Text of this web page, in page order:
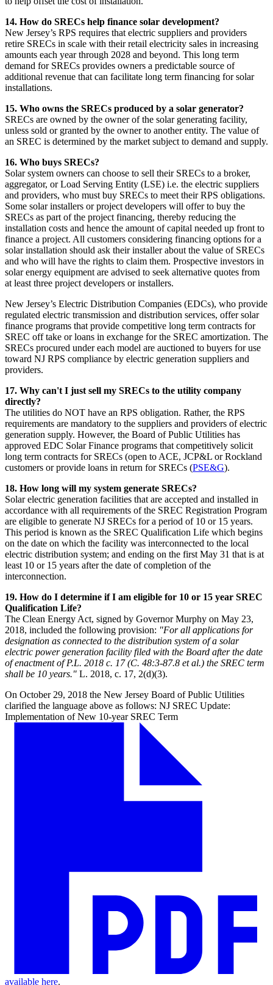
14. How do SRECs help finance solar development?​​​​‌ ‍ ​‍​‍‌‍ ‌ ​‍‌‍‍‌‌‍‌ ‌‍‍‌‌‍ ‍​‍​‍​ ‍‍​‍​‍‌ ​ ‌‍​‌‌‍ ‍‌‍‍‌‌ ‌​‌ ‍‌​‍ ‍‌‍‍‌‌‍ ​‍​‍​‍ ​​‍​‍‌‍‍​‌ ​‍‌‍‌‌‌‍‌‍​‍​‍​ ‍‍​‍​‍‌‍‍​‌ ‌​‌ ‌​‌ ​​​ ‍‍​‍ ​‍ ‌‍ ​‌‍ ‌‍​ ‌‍​‌‌‍ ​‌‍‍​‌‍ ‌ ​ ‌ ‌​​ ‍‍​ ​ ​ ​ ​ ​ ​ ​ ​‍ ‌‍‍‌‌‍ ‍‌ ‌​‌‍‌‌‌‍ ‍‌ ‌​​‍ ‌‍‌‌‌‍‌​‌‍‍‌‌ ‌​​‍ ‌‍ ‌‌‍ ‌‍‌​‌‍‌‌​ ‌‌ ​​‌ ​‍‌‍‌‌‌ ​ ‌‍‌‌‌‍ ‍‌ ‌​‌‍​‌‌ ‌​‌‍‍‌‌‍ ‌‍ ‍​ ‍ ‌‍‍‌‌‍‌​​ ‌​ ​​‌‍‌‍‌‍‌‌​ ​​​ ‌‌​ ​‌‌‍‌‍‌‍‌‌​‍ ‌​ ‌​​ ​‌​ ‍​‌‍‌​​‍ ‌​ ‌​‌‍‌​​ ‌‍​ ‍‌​‍ ‌‌‍​‌​ ​ ​ ‌​‌‍​ ​‍ ‌‌‍‌‌‌‍‌‍​ ‌‍​ ‌​​ ‍​‌‍​ ‌‍‌​​ ‌​​ ​‍​ ​‌‌‍​ ​ ‌‌​ ‍ ‌ ‌​‌ ‍‌‌ ​​‌‍‌‌​ ‌‌‍‍​‌‍‌‌‌‍ ​‌ ​​‌‌‌​‌‍ ‌ ​​‌‍‍‌‌‍​ ​ ‍ ‌ ​​‌‍​‌‌ ‌​‌‍‍​​ ‌‌‍​ ‌‍ ‌‍ ‍‌ ‌​‌‍‌‌‌‍ ‍‌ ‌​​‍‌‌​ ‌‌‌​​‍‌‌ ‌‍‍ ‌‍‌‌‌ ‍‌​‍‌‌​ ​ ‌​‌​​‍‌‌​ ​ ‌​‌​​‍‌‌​ ​‍​ ​‍​ ‍‌​ ‌‍​ ‌​‌‍‌​​ ‌‍​ ​ ​ ‍‌​ ​‍​ ‌‌‌‍​ ‌‍​ ​ ​‍​‍‌‌​ ​‍​ ​‍​‍‌‌​ ‌‌‌​‌​​‍ ‍‌‍​ ‌‍‍​‌‍‍‌‌‍ ​‌‍‌​‌ ​‍‌‍‌‌‌‍ ‍​‍‌‌​ ‌‌‌​​‍‌‌ ‌‍‍ ‌‍‌‌‌ ‍‌​‍‌‌​ ​ ‌​‌​​‍‌‌​ ​ ‌​‌​​‍‌‌​ ​‍​ ​‍‌‍​‌‌‍​ ​ ​​​ ​​‌‍​ ​ ​​​ ​​​ ​‌​ ‌‌​ ‌​‌‍​ ​ ​​​‍‌‌​ ​‍​ ​‍​‍‌‌​ ‌‌‌​‌​​‍ ‍‌ ‌​‌‍‌‌‌ ‍​‌ ‌​​ ‌‍​‍‌‍​‌‌ ​ ‌‍‌‌‌‌‌‌‌ ​‍‌‍ ​​ ‌‌‍‍​‌ ‌​‌ ‌​‌ ​​​‍‌‌​ ​ ‌​​‌​‍‌‌​ ​‍‌​‌‍​‍‌‌​ ​‍‌​‌‍‌‍ ​‌‍ ‌‍​ ‌‍​‌‌‍ ​‌‍‍​‌‍ ‌ ​ ‌ ‌​​‍‌‌​ ​ ‌​​‌​ ​ ​ ​ ​ ​ ​ ​ ​‍‌‍‌‍‍‌‌‍‌​​ ‌​ ​​‌‍‌‍‌‍‌‌​ ​​​ ‌‌​ ​‌‌‍‌‍‌‍‌‌​‍ ‌​ ‌​​ ​‌​ ‍​‌‍‌​​‍ ‌​ ‌​‌‍‌​​ ‌‍​ ‍‌​‍ ‌‌‍​‌​ ​ ​ ‌​‌‍​ ​‍ ‌‌‍‌‌‌‍‌‍​ ‌‍​ ‌​​ ‍​‌‍​ ‌‍‌​​ ‌​​ ​‍​ ​‌‌‍​ ​ ‌‌​‍‌‍‌ ‌​‌ ‍‌‌ ​​‌‍‌‌​ ‌‌‍‍​‌‍‌‌‌‍ ​‌ ​​‌‌‌​‌‍ ‌ ​​‌‍‍‌‌‍​ ​‍‌‍‌ ​​‌‍​‌‌ ‌​‌‍‍​​ ‌‌‍​ ‌‍ ‌‍ ‍‌ ‌​‌‍‌‌‌‍ ‍‌ ‌​​‍‌‌​ ‌‌‌​​‍‌‌ ‌‍‍ ‌‍‌‌‌ ‍‌​‍‌‌​ ​ ‌​‌​​‍‌‌​ ​ ‌​‌​​‍‌‌​ ​‍​ ​‍​ ‍‌​ ‌‍​ ‌​‌‍‌​​ ‌‍​ ​ ​ ‍‌​ ​‍​ ‌‌‌‍​ ‌‍​ ​ ​‍​‍‌‌​ ​‍​ ​‍​‍‌‌​ ‌‌‌​‌​​‍ ‍‌‍​ ‌‍‍​‌‍‍‌‌‍ ​‌‍‌​‌ ​‍‌‍‌‌‌‍ ‍​‍‌‌​ ‌‌‌​​‍‌‌ ‌‍‍ ‌‍‌‌‌ ‍‌​‍‌‌​ ​ ‌​‌​​‍‌‌​ ​ ‌​‌​​‍‌‌​ ​‍​ ​‍‌‍​‌‌‍​ ​ ​​​ ​​‌‍​ ​ ​​​ ​​​ ​‌​ ‌‌​ ‌​‌‍​ ​ ​​​‍‌‌​ ​‍​ ​‍​‍‌‌​ ‌‌‌​‌​​‍ ‍‌ ‌​‌‍‌‌‌ ‍​‌ ‌​​‍‌‍‌ ​​‌‍‌‌‌ ​‍‌ ​ ‌ ​​‌‍‌‌‌‍​ ‌ ‌​‌‍‍‌‌ ‌‍‌‍‌‌​ ‌‌ ​​‌ ‌‌‌‍​‍‌‍ ​‌‍‍‌‌ ​ ‌‍‍​‌‍‌‌‌‍‌​​‍​‍‌ ‌
New Jersey’s RPS requires that electric suppliers and providers
retire SRECs in scale with their retail electricity sales in increasing
amounts each year through 2028 and beyond. This long term
demand for SRECs provides owners a predictable source of
additional revenue that can facilitate long term financing for solar
installations.​​​​‌ ‍ ​‍​‍‌‍ ‌ ​‍‌‍‍‌‌‍‌ ‌‍‍‌‌‍ ‍​‍​‍​ ‍‍​‍​‍‌ ​ ‌‍​‌‌‍ ‍‌‍‍‌‌ ‌​‌ ‍‌​‍ ‍‌‍‍‌‌‍ ​‍​‍​‍ ​​‍​‍‌‍‍​‌ ​‍‌‍‌‌‌‍‌‍​‍​‍​ ‍‍​‍​‍‌‍‍​‌ ‌​‌ ‌​‌ ​​​ ‍‍​‍ ​‍ ‌‍ ​‌‍ ‌‍​ ‌‍​‌‌‍ ​‌‍‍​‌‍ ‌ ​ ‌ ‌​​ ‍‍​ ​ ​ ​ ​ ​ ​ ​ ​‍ ‌‍‍‌‌‍ ‍‌ ‌​‌‍‌‌‌‍ ‍‌ ‌​​‍ ‌‍‌‌‌‍‌​‌‍‍‌‌ ‌​​‍ ‌‍ ‌‌‍ ‌‍‌​‌‍‌‌​ ‌‌ ​​‌ ​‍‌‍‌‌‌ ​ ‌‍‌‌‌‍ ‍‌ ‌​‌‍​‌‌ ‌​‌‍‍‌‌‍ ‌‍ ‍​ ‍ ‌‍‍‌‌‍‌​​ ‌​ ​​‌‍‌‍‌‍‌‌​ ​​​ ‌‌​ ​‌‌‍‌‍‌‍‌‌​‍ ‌​ ‌​​ ​‌​ ‍​‌‍‌​​‍ ‌​ ‌​‌‍‌​​ ‌‍​ ‍‌​‍ ‌‌‍​‌​ ​ ​ ‌​‌‍​ ​‍ ‌‌‍‌‌‌‍‌‍​ ‌‍​ ‌​​ ‍​‌‍​ ‌‍‌​​ ‌​​ ​‍​ ​‌‌‍​ ​ ‌‌​ ‍ ‌ ‌​‌ ‍‌‌ ​​‌‍‌‌​ ‌‌‍‍​‌‍‌‌‌‍ ​‌ ​​‌‌‌​‌‍ ‌ ​​‌‍‍‌‌‍​ ​ ‍ ‌ ​​‌‍​‌‌ ‌​‌‍‍​​ ‌‌‍​ ‌‍ ‌‍ ‍‌ ‌​‌‍‌‌‌‍ ‍‌ ‌​​‍‌‌​ ‌‌‌​​‍‌‌ ‌‍‍ ‌‍‌‌‌ ‍‌​‍‌‌​ ​ ‌​‌​​‍‌‌​ ​ ‌​‌​​‍‌‌​ ​‍​ ​‍​ ‍‌​ ‌‍​ ‌​‌‍‌​​ ‌‍​ ​ ​ ‍‌​ ​‍​ ‌‌‌‍​ ‌‍​ ​ ​‍​‍‌‌​ ​‍​ ​‍​‍‌‌​ ‌‌‌​‌​​‍ ‍‌‍​ ‌‍‍​‌‍‍‌‌‍ ​‌‍‌​‌ ​‍‌‍‌‌‌‍ ‍​‍‌‌​ ‌‌‌​​‍‌‌ ‌‍‍ ‌‍‌‌‌ ‍‌​‍‌‌​ ​ ‌​‌​​‍‌‌​ ​ ‌​‌​​‍‌‌​ ​‍​ ​‍​ ‍‌​ ​ ​ ‌​​ ‌‌​ ​​​ ​‍​ ‌​‌‍​‍​ ‌‌‌‍​‌​ ‌ ​ ​ ​‍‌‌​ ​‍​ ​‍​‍‌‌​ ‌‌‌​‌​​‍ ‍‌ ‌​‌‍‌‌‌ ‍​‌ ‌​​ ‌‍​‍‌‍​‌‌ ​ ‌‍‌‌‌‌‌‌‌ ​‍‌‍ ​​ ‌‌‍‍​‌ ‌​‌ ‌​‌ ​​​‍‌‌​ ​ ‌​​‌​‍‌‌​ ​‍‌​‌‍​‍‌‌​ ​‍‌​‌‍‌‍ ​‌‍ ‌‍​ ‌‍​‌‌‍ ​‌‍‍​‌‍ ‌ ​ ‌ ‌​​‍‌‌​ ​ ‌​​‌​ ​ ​ ​ ​ ​ ​ ​ ​‍‌‍‌‍‍‌‌‍‌​​ ‌​ ​​‌‍‌‍‌‍‌‌​ ​​​ ‌‌​ ​‌‌‍‌‍‌‍‌‌​‍ ‌​ ‌​​ ​‌​ ‍​‌‍‌​​‍ ‌​ ‌​‌‍‌​​ ‌‍​ ‍‌​‍ ‌‌‍​‌​ ​ ​ ‌​‌‍​ ​‍ ‌‌‍‌‌‌‍‌‍​ ‌‍​ ‌​​ ‍​‌‍​ ‌‍‌​​ ‌​​ ​‍​ ​‌‌‍​ ​ ‌‌​‍‌‍‌ ‌​‌ ‍‌‌ ​​‌‍‌‌​ ‌‌‍‍​‌‍‌‌‌‍ ​‌ ​​‌‌‌​‌‍ ‌ ​​‌‍‍‌‌‍​ ​‍‌‍‌ ​​‌‍​‌‌ ‌​‌‍‍​​ ‌‌‍​ ‌‍ ‌‍ ‍‌ ‌​‌‍‌‌‌‍ ‍‌ ‌​​‍‌‌​ ‌‌‌​​‍‌‌ ‌‍‍ ‌‍‌‌‌ ‍‌​‍‌‌​ ​ ‌​‌​​‍‌‌​ ​ ‌​‌​​‍‌‌​ ​‍​ ​‍​ ‍‌​ ‌‍​ ‌​‌‍‌​​ ‌‍​ ​ ​ ‍‌​ ​‍​ ‌‌‌‍​ ‌‍​ ​ ​‍​‍‌‌​ ​‍​ ​‍​‍‌‌​ ‌‌‌​‌​​‍ ‍‌‍​ ‌‍‍​‌‍‍‌‌‍ ​‌‍‌​‌ ​‍‌‍‌‌‌‍ ‍​‍‌‌​ ‌‌‌​​‍‌‌ ‌‍‍ ‌‍‌‌‌ ‍‌​‍‌‌​ ​ ‌​‌​​‍‌‌​ ​ ‌​‌​​‍‌‌​ ​‍​ ​‍​ ‍‌​ ​ ​ ‌​​ ‌‌​ ​​​ ​‍​ ‌​‌‍​‍​ ‌‌‌‍​‌​ ‌ ​ ​ ​‍‌‌​ ​‍​ ​‍​‍‌‌​ ‌‌‌​‌​​‍ ‍‌ ‌​‌‍‌‌‌ ‍​‌ ‌​​‍‌‍‌ ​​‌‍‌‌‌ ​‍‌ ​ ‌ ​​‌‍‌‌‌‍​ ‌ ‌​‌‍‍‌‌ ‌‍‌‍‌‌​ ‌‌ ​​‌ ‌‌‌‍​‍‌‍ ​‌‍‍‌‌ ​ ‌‍‍​‌‍‌‌‌‍‌​​‍​‍‌ ‌
15. Who owns the SRECs produced by a solar generator?​​​​‌ ‍ ​‍​‍‌‍ ‌ ​‍‌‍‍‌‌‍‌ ‌‍‍‌‌‍ ‍​‍​‍​ ‍‍​‍​‍‌ ​ ‌‍​‌‌‍ ‍‌‍‍‌‌ ‌​‌ ‍‌​‍ ‍‌‍‍‌‌‍ ​‍​‍​‍ ​​‍​‍‌‍‍​‌ ​‍‌‍‌‌‌‍‌‍​‍​‍​ ‍‍​‍​‍‌‍‍​‌ ‌​‌ ‌​‌ ​​​ ‍‍​‍ ​‍ ‌‍ ​‌‍ ‌‍​ ‌‍​‌‌‍ ​‌‍‍​‌‍ ‌ ​ ‌ ‌​​ ‍‍​ ​ ​ ​ ​ ​ ​ ​ ​‍ ‌‍‍‌‌‍ ‍‌ ‌​‌‍‌‌‌‍ ‍‌ ‌​​‍ ‌‍‌‌‌‍‌​‌‍‍‌‌ ‌​​‍ ‌‍ ‌‌‍ ‌‍‌​‌‍‌‌​ ‌‌ ​​‌ ​‍‌‍‌‌‌ ​ ‌‍‌‌‌‍ ‍‌ ‌​‌‍​‌‌ ‌​‌‍‍‌‌‍ ‌‍ ‍​ ‍ ‌‍‍‌‌‍‌​​ ‌​ ​​‌‍‌‍‌‍‌‌​ ​​​ ‌‌​ ​‌‌‍‌‍‌‍‌‌​‍ ‌​ ‌​​ ​‌​ ‍​‌‍‌​​‍ ‌​ ‌​‌‍‌​​ ‌‍​ ‍‌​‍ ‌‌‍​‌​ ​ ​ ‌​‌‍​ ​‍ ‌‌‍‌‌‌‍‌‍​ ‌‍​ ‌​​ ‍​‌‍​ ‌‍‌​​ ‌​​ ​‍​ ​‌‌‍​ ​ ‌‌​ ‍ ‌ ‌​‌ ‍‌‌ ​​‌‍‌‌​ ‌‌‍‍​‌‍‌‌‌‍ ​‌ ​​‌‌‌​‌‍ ‌ ​​‌‍‍‌‌‍​ ​ ‍ ‌ ​​‌‍​‌‌ ‌​‌‍‍​​ ‌‌‍​ ‌‍ ‌‍ ‍‌ ‌​‌‍‌‌‌‍ ‍‌ ‌​​‍‌‌​ ‌‌‌​​‍‌‌ ‌‍‍ ‌‍‌‌‌ ‍‌​‍‌‌​ ​ ‌​‌​​‍‌‌​ ​ ‌​‌​​‍‌‌​ ​‍​ ​‍‌‍‌‌​ ​‌​ ‌ ​ ​‌​ ​‌‌‍​‌‌‍‌‍​ ​‌​ ​​‌‍‌​​ ​‌​ ‌‍​‍‌‌​ ​‍​ ​‍​‍‌‌​ ‌‌‌​‌​​‍ ‍‌‍​ ‌‍‍​‌‍‍‌‌‍ ​‌‍‌​‌ ​‍‌‍‌‌‌‍ ‍​‍‌‌​ ‌‌‌​​‍‌‌ ‌‍‍ ‌‍‌‌‌ ‍‌​‍‌‌​ ​ ‌​‌​​‍‌‌​ ​ ‌​‌​​‍‌‌​ ​‍​ ​‍​ ‌‌​ ‍​‌‍‌‌​ ‌‌​ ‍​‌‍​‍‌‍​ ​ ​ ​ ‍‌‌‍‌‍‌‍​‍‌‍‌‍​‍‌‌​ ​‍​ ​‍​‍‌‌​ ‌‌‌​‌​​‍ ‍‌ ‌​‌‍‌‌‌ ‍​‌ ‌​​ ‌‍​‍‌‍​‌‌ ​ ‌‍‌‌‌‌‌‌‌ ​‍‌‍ ​​ ‌‌‍‍​‌ ‌​‌ ‌​‌ ​​​‍‌‌​ ​ ‌​​‌​‍‌‌​ ​‍‌​‌‍​‍‌‌​ ​‍‌​‌‍‌‍ ​‌‍ ‌‍​ ‌‍​‌‌‍ ​‌‍‍​‌‍ ‌ ​ ‌ ‌​​‍‌‌​ ​ ‌​​‌​ ​ ​ ​ ​ ​ ​ ​ ​‍‌‍‌‍‍‌‌‍‌​​ ‌​ ​​‌‍‌‍‌‍‌‌​ ​​​ ‌‌​ ​‌‌‍‌‍‌‍‌‌​‍ ‌​ ‌​​ ​‌​ ‍​‌‍‌​​‍ ‌​ ‌​‌‍‌​​ ‌‍​ ‍‌​‍ ‌‌‍​‌​ ​ ​ ‌​‌‍​ ​‍ ‌‌‍‌‌‌‍‌‍​ ‌‍​ ‌​​ ‍​‌‍​ ‌‍‌​​ ‌​​ ​‍​ ​‌‌‍​ ​ ‌‌​‍‌‍‌ ‌​‌ ‍‌‌ ​​‌‍‌‌​ ‌‌‍‍​‌‍‌‌‌‍ ​‌ ​​‌‌‌​‌‍ ‌ ​​‌‍‍‌‌‍​ ​‍‌‍‌ ​​‌‍​‌‌ ‌​‌‍‍​​ ‌‌‍​ ‌‍ ‌‍ ‍‌ ‌​‌‍‌‌‌‍ ‍‌ ‌​​‍‌‌​ ‌‌‌​​‍‌‌ ‌‍‍ ‌‍‌‌‌ ‍‌​‍‌‌​ ​ ‌​‌​​‍‌‌​ ​ ‌​‌​​‍‌‌​ ​‍​ ​‍‌‍‌‌​ ​‌​ ‌ ​ ​‌​ ​‌‌‍​‌‌‍‌‍​ ​‌​ ​​‌‍‌​​ ​‌​ ‌‍​‍‌‌​ ​‍​ ​‍​‍‌‌​ ‌‌‌​‌​​‍ ‍‌‍​ ‌‍‍​‌‍‍‌‌‍ ​‌‍‌​‌ ​‍‌‍‌‌‌‍ ‍​‍‌‌​ ‌‌‌​​‍‌‌ ‌‍‍ ‌‍‌‌‌ ‍‌​‍‌‌​ ​ ‌​‌​​‍‌‌​ ​ ‌​‌​​‍‌‌​ ​‍​ ​‍​ ‌‌​ ‍​‌‍‌‌​ ‌‌​ ‍​‌‍​‍‌‍​ ​ ​ ​ ‍‌‌‍‌‍‌‍​‍‌‍‌‍​‍‌‌​ ​‍​ ​‍​‍‌‌​ ‌‌‌​‌​​‍ ‍‌ ‌​‌‍‌‌‌ ‍​‌ ‌​​‍‌‍‌ ​​‌‍‌‌‌ ​‍‌ ​ ‌ ​​‌‍‌‌‌‍​ ‌ ‌​‌‍‍‌‌ ‌‍‌‍‌‌​ ‌‌ ​​‌ ‌‌‌‍​‍‌‍ ​‌‍‍‌‌ ​ ‌‍‍​‌‍‌‌‌‍‌​​‍​‍‌ ‌
SRECs are owned by the owner of the solar generating facility,
unless sold or granted by the owner to another entity. The value of
an SREC is determined by the market subject to demand and supply.​​​​‌ ‍ ​‍​‍‌‍ ‌ ​‍‌‍‍‌‌‍‌ ‌‍‍‌‌‍ ‍​‍​‍​ ‍‍​‍​‍‌ ​ ‌‍​‌‌‍ ‍‌‍‍‌‌ ‌​‌ ‍‌​‍ ‍‌‍‍‌‌‍ ​‍​‍​‍ ​​‍​‍‌‍‍​‌ ​‍‌‍‌‌‌‍‌‍​‍​‍​ ‍‍​‍​‍‌‍‍​‌ ‌​‌ ‌​‌ ​​​ ‍‍​‍ ​‍ ‌‍ ​‌‍ ‌‍​ ‌‍​‌‌‍ ​‌‍‍​‌‍ ‌ ​ ‌ ‌​​ ‍‍​ ​ ​ ​ ​ ​ ​ ​ ​‍ ‌‍‍‌‌‍ ‍‌ ‌​‌‍‌‌‌‍ ‍‌ ‌​​‍ ‌‍‌‌‌‍‌​‌‍‍‌‌ ‌​​‍ ‌‍ ‌‌‍ ‌‍‌​‌‍‌‌​ ‌‌ ​​‌ ​‍‌‍‌‌‌ ​ ‌‍‌‌‌‍ ‍‌ ‌​‌‍​‌‌ ‌​‌‍‍‌‌‍ ‌‍ ‍​ ‍ ‌‍‍‌‌‍‌​​ ‌​ ​​‌‍‌‍‌‍‌‌​ ​​​ ‌‌​ ​‌‌‍‌‍‌‍‌‌​‍ ‌​ ‌​​ ​‌​ ‍​‌‍‌​​‍ ‌​ ‌​‌‍‌​​ ‌‍​ ‍‌​‍ ‌‌‍​‌​ ​ ​ ‌​‌‍​ ​‍ ‌‌‍‌‌‌‍‌‍​ ‌‍​ ‌​​ ‍​‌‍​ ‌‍‌​​ ‌​​ ​‍​ ​‌‌‍​ ​ ‌‌​ ‍ ‌ ‌​‌ ‍‌‌ ​​‌‍‌‌​ ‌‌‍‍​‌‍‌‌‌‍ ​‌ ​​‌‌‌​‌‍ ‌ ​​‌‍‍‌‌‍​ ​ ‍ ‌ ​​‌‍​‌‌ ‌​‌‍‍​​ ‌‌‍​ ‌‍ ‌‍ ‍‌ ‌​‌‍‌‌‌‍ ‍‌ ‌​​‍‌‌​ ‌‌‌​​‍‌‌ ‌‍‍ ‌‍‌‌‌ ‍‌​‍‌‌​ ​ ‌​‌​​‍‌‌​ ​ ‌​‌​​‍‌‌​ ​‍​ ​‍‌‍‌‌​ ​‌​ ‌ ​ ​‌​ ​‌‌‍​‌‌‍‌‍​ ​‌​ ​​‌‍‌​​ ​‌​ ‌‍​‍‌‌​ ​‍​ ​‍​‍‌‌​ ‌‌‌​‌​​‍ ‍‌‍​ ‌‍‍​‌‍‍‌‌‍ ​‌‍‌​‌ ​‍‌‍‌‌‌‍ ‍​‍‌‌​ ‌‌‌​​‍‌‌ ‌‍‍ ‌‍‌‌‌ ‍‌​‍‌‌​ ​ ‌​‌​​‍‌‌​ ​ ‌​‌​​‍‌‌​ ​‍​ ​‍‌‍‌​​ ‌​‌‍‌​‌‍​‌​ ‍‌‌‍​‌‌‍​‌‌‍​‌‌‍​‍​ ​‍‌‍​ ​ ‌‍​‍‌‌​ ​‍​ ​‍​‍‌‌​ ‌‌‌​‌​​‍ ‍‌ ‌​‌‍‌‌‌ ‍​‌ ‌​​ ‌‍​‍‌‍​‌‌ ​ ‌‍‌‌‌‌‌‌‌ ​‍‌‍ ​​ ‌‌‍‍​‌ ‌​‌ ‌​‌ ​​​‍‌‌​ ​ ‌​​‌​‍‌‌​ ​‍‌​‌‍​‍‌‌​ ​‍‌​‌‍‌‍ ​‌‍ ‌‍​ ‌‍​‌‌‍ ​‌‍‍​‌‍ ‌ ​ ‌ ‌​​‍‌‌​ ​ ‌​​‌​ ​ ​ ​ ​ ​ ​ ​ ​‍‌‍‌‍‍‌‌‍‌​​ ‌​ ​​‌‍‌‍‌‍‌‌​ ​​​ ‌‌​ ​‌‌‍‌‍‌‍‌‌​‍ ‌​ ‌​​ ​‌​ ‍​‌‍‌​​‍ ‌​ ‌​‌‍‌​​ ‌‍​ ‍‌​‍ ‌‌‍​‌​ ​ ​ ‌​‌‍​ ​‍ ‌‌‍‌‌‌‍‌‍​ ‌‍​ ‌​​ ‍​‌‍​ ‌‍‌​​ ‌​​ ​‍​ ​‌‌‍​ ​ ‌‌​‍‌‍‌ ‌​‌ ‍‌‌ ​​‌‍‌‌​ ‌‌‍‍​‌‍‌‌‌‍ ​‌ ​​‌‌‌​‌‍ ‌ ​​‌‍‍‌‌‍​ ​‍‌‍‌ ​​‌‍​‌‌ ‌​‌‍‍​​ ‌‌‍​ ‌‍ ‌‍ ‍‌ ‌​‌‍‌‌‌‍ ‍‌ ‌​​‍‌‌​ ‌‌‌​​‍‌‌ ‌‍‍ ‌‍‌‌‌ ‍‌​‍‌‌​ ​ ‌​‌​​‍‌‌​ ​ ‌​‌​​‍‌‌​ ​‍​ ​‍‌‍‌‌​ ​‌​ ‌ ​ ​‌​ ​‌‌‍​‌‌‍‌‍​ ​‌​ ​​‌‍‌​​ ​‌​ ‌‍​‍‌‌​ ​‍​ ​‍​‍‌‌​ ‌‌‌​‌​​‍ ‍‌‍​ ‌‍‍​‌‍‍‌‌‍ ​‌‍‌​‌ ​‍‌‍‌‌‌‍ ‍​‍‌‌​ ‌‌‌​​‍‌‌ ‌‍‍ ‌‍‌‌‌ ‍‌​‍‌‌​ ​ ‌​‌​​‍‌‌​ ​ ‌​‌​​‍‌‌​ ​‍​ ​‍‌‍‌​​ ‌​‌‍‌​‌‍​‌​ ‍‌‌‍​‌‌‍​‌‌‍​‌‌‍​‍​ ​‍‌‍​ ​ ‌‍​‍‌‌​ ​‍​ ​‍​‍‌‌​ ‌‌‌​‌​​‍ ‍‌ ‌​‌‍‌‌‌ ‍​‌ ‌​​‍‌‍‌ ​​‌‍‌‌‌ ​‍‌ ​ ‌ ​​‌‍‌‌‌‍​ ‌ ‌​‌‍‍‌‌ ‌‍‌‍‌‌​ ‌‌ ​​‌ ‌‌‌‍​‍‌‍ ​‌‍‍‌‌ ​ ‌‍‍​‌‍‌‌‌‍‌​​‍​‍‌ ‌
16. Who buys SRECs?​​​​‌ ‍ ​‍​‍‌‍ ‌ ​‍‌‍‍‌‌‍‌ ‌‍‍‌‌‍ ‍​‍​‍​ ‍‍​‍​‍‌ ​ ‌‍​‌‌‍ ‍‌‍‍‌‌ ‌​‌ ‍‌​‍ ‍‌‍‍‌‌‍ ​‍​‍​‍ ​​‍​‍‌‍‍​‌ ​‍‌‍‌‌‌‍‌‍​‍​‍​ ‍‍​‍​‍‌‍‍​‌ ‌​‌ ‌​‌ ​​​ ‍‍​‍ ​‍ ‌‍ ​‌‍ ‌‍​ ‌‍​‌‌‍ ​‌‍‍​‌‍ ‌ ​ ‌ ‌​​ ‍‍​ ​ ​ ​ ​ ​ ​ ​ ​‍ ‌‍‍‌‌‍ ‍‌ ‌​‌‍‌‌‌‍ ‍‌ ‌​​‍ ‌‍‌‌‌‍‌​‌‍‍‌‌ ‌​​‍ ‌‍ ‌‌‍ ‌‍‌​‌‍‌‌​ ‌‌ ​​‌ ​‍‌‍‌‌‌ ​ ‌‍‌‌‌‍ ‍‌ ‌​‌‍​‌‌ ‌​‌‍‍‌‌‍ ‌‍ ‍​ ‍ ‌‍‍‌‌‍‌​​ ‌​ ​​‌‍‌‍‌‍‌‌​ ​​​ ‌‌​ ​‌‌‍‌‍‌‍‌‌​‍ ‌​ ‌​​ ​‌​ ‍​‌‍‌​​‍ ‌​ ‌​‌‍‌​​ ‌‍​ ‍‌​‍ ‌‌‍​‌​ ​ ​ ‌​‌‍​ ​‍ ‌‌‍‌‌‌‍‌‍​ ‌‍​ ‌​​ ‍​‌‍​ ‌‍‌​​ ‌​​ ​‍​ ​‌‌‍​ ​ ‌‌​ ‍ ‌ ‌​‌ ‍‌‌ ​​‌‍‌‌​ ‌‌‍‍​‌‍‌‌‌‍ ​‌ ​​‌‌‌​‌‍ ‌ ​​‌‍‍‌‌‍​ ​ ‍ ‌ ​​‌‍​‌‌ ‌​‌‍‍​​ ‌‌‍​ ‌‍ ‌‍ ‍‌ ‌​‌‍‌‌‌‍ ‍‌ ‌​​‍‌‌​ ‌‌‌​​‍‌‌ ‌‍‍ ‌‍‌‌‌ ‍‌​‍‌‌​ ​ ‌​‌​​‍‌‌​ ​ ‌​‌​​‍‌‌​ ​‍​ ​‍​ ‍‌​ ​​‌‍​‌​ ‍​​ ​‌‌‍​‍​ ‌‌​ ‌‍‌‍​ ​ ‍​​ ‍​‌‍​ ​‍‌‌​ ​‍​ ​‍​‍‌‌​ ‌‌‌​‌​​‍ ‍‌‍​ ‌‍‍​‌‍‍‌‌‍ ​‌‍‌​‌ ​‍‌‍‌‌‌‍ ‍​‍‌‌​ ‌‌‌​​‍‌‌ ‌‍‍ ‌‍‌‌‌ ‍‌​‍‌‌​ ​ ‌​‌​​‍‌‌​ ​ ‌​‌​​‍‌‌​ ​‍​ ​‍‌‍‌​​ ​ ​ ‍​​ ‍‌‌‍‌‍​ ‌​​ ‌‌‌‍​‌‌‍​‍‌‍‌‍‌‍‌​‌‍‌‌​‍‌‌​ ​‍​ ​‍​‍‌‌​ ‌‌‌​‌​​‍ ‍‌ ‌​‌‍‌‌‌ ‍​‌ ‌​​ ‌‍​‍‌‍​‌‌ ​ ‌‍‌‌‌‌‌‌‌ ​‍‌‍ ​​ ‌‌‍‍​‌ ‌​‌ ‌​‌ ​​​‍‌‌​ ​ ‌​​‌​‍‌‌​ ​‍‌​‌‍​‍‌‌​ ​‍‌​‌‍‌‍ ​‌‍ ‌‍​ ‌‍​‌‌‍ ​‌‍‍​‌‍ ‌ ​ ‌ ‌​​‍‌‌​ ​ ‌​​‌​ ​ ​ ​ ​ ​ ​ ​ ​‍‌‍‌‍‍‌‌‍‌​​ ‌​ ​​‌‍‌‍‌‍‌‌​ ​​​ ‌‌​ ​‌‌‍‌‍‌‍‌‌​‍ ‌​ ‌​​ ​‌​ ‍​‌‍‌​​‍ ‌​ ‌​‌‍‌​​ ‌‍​ ‍‌​‍ ‌‌‍​‌​ ​ ​ ‌​‌‍​ ​‍ ‌‌‍‌‌‌‍‌‍​ ‌‍​ ‌​​ ‍​‌‍​ ‌‍‌​​ ‌​​ ​‍​ ​‌‌‍​ ​ ‌‌​‍‌‍‌ ‌​‌ ‍‌‌ ​​‌‍‌‌​ ‌‌‍‍​‌‍‌‌‌‍ ​‌ ​​‌‌‌​‌‍ ‌ ​​‌‍‍‌‌‍​ ​‍‌‍‌ ​​‌‍​‌‌ ‌​‌‍‍​​ ‌‌‍​ ‌‍ ‌‍ ‍‌ ‌​‌‍‌‌‌‍ ‍‌ ‌​​‍‌‌​ ‌‌‌​​‍‌‌ ‌‍‍ ‌‍‌‌‌ ‍‌​‍‌‌​ ​ ‌​‌​​‍‌‌​ ​ ‌​‌​​‍‌‌​ ​‍​ ​‍​ ‍‌​ ​​‌‍​‌​ ‍​​ ​‌‌‍​‍​ ‌‌​ ‌‍‌‍​ ​ ‍​​ ‍​‌‍​ ​‍‌‌​ ​‍​ ​‍​‍‌‌​ ‌‌‌​‌​​‍ ‍‌‍​ ‌‍‍​‌‍‍‌‌‍ ​‌‍‌​‌ ​‍‌‍‌‌‌‍ ‍​‍‌‌​ ‌‌‌​​‍‌‌ ‌‍‍ ‌‍‌‌‌ ‍‌​‍‌‌​ ​ ‌​‌​​‍‌‌​ ​ ‌​‌​​‍‌‌​ ​‍​ ​‍‌‍‌​​ ​ ​ ‍​​ ‍‌‌‍‌‍​ ‌​​ ‌‌‌‍​‌‌‍​‍‌‍‌‍‌‍‌​‌‍‌‌​‍‌‌​ ​‍​ ​‍​‍‌‌​ ‌‌‌​‌​​‍ ‍‌ ‌​‌‍‌‌‌ ‍​‌ ‌​​‍‌‍‌ ​​‌‍‌‌‌ ​‍‌ ​ ‌ ​​‌‍‌‌‌‍​ ‌ ‌​‌‍‍‌‌ ‌‍‌‍‌‌​ ‌‌ ​​‌ ‌‌‌‍​‍‌‍ ​‌‍‍‌‌ ​ ‌‍‍​‌‍‌‌‌‍‌​​‍​‍‌ ‌
Solar system owners can choose to sell their SRECs to a broker,
aggregator, or Load Serving Entity (LSE) i.e. the electric suppliers
and providers, who must buy SRECs to meet their RPS obligations.
Some solar installers or project developers will offer to buy the
SRECs as part of the project financing, thereby reducing the
installation costs and hence the amount of capital needed up front to
finance a project. All customers considering financing options for a
solar installation should ask their installer about the value of SRECs
and who will have the rights to claim them. Prospective investors in
solar energy equipment are advised to seek alternative quotes from
at least three project developers or installers. ​​​​‌ ‍ ​‍​‍‌‍ ‌ ​‍‌‍‍‌‌‍‌ ‌‍‍‌‌‍ ‍​‍​‍​ ‍‍​‍​‍‌ ​ ‌‍​‌‌‍ ‍‌‍‍‌‌ ‌​‌ ‍‌​‍ ‍‌‍‍‌‌‍ ​‍​‍​‍ ​​‍​‍‌‍‍​‌ ​‍‌‍‌‌‌‍‌‍​‍​‍​ ‍‍​‍​‍‌‍‍​‌ ‌​‌ ‌​‌ ​​​ ‍‍​‍ ​‍ ‌‍ ​‌‍ ‌‍​ ‌‍​‌‌‍ ​‌‍‍​‌‍ ‌ ​ ‌ ‌​​ ‍‍​ ​ ​ ​ ​ ​ ​ ​ ​‍ ‌‍‍‌‌‍ ‍‌ ‌​‌‍‌‌‌‍ ‍‌ ‌​​‍ ‌‍‌‌‌‍‌​‌‍‍‌‌ ‌​​‍ ‌‍ ‌‌‍ ‌‍‌​‌‍‌‌​ ‌‌ ​​‌ ​‍‌‍‌‌‌ ​ ‌‍‌‌‌‍ ‍‌ ‌​‌‍​‌‌ ‌​‌‍‍‌‌‍ ‌‍ ‍​ ‍ ‌‍‍‌‌‍‌​​ ‌​ ​​‌‍‌‍‌‍‌‌​ ​​​ ‌‌​ ​‌‌‍‌‍‌‍‌‌​‍ ‌​ ‌​​ ​‌​ ‍​‌‍‌​​‍ ‌​ ‌​‌‍‌​​ ‌‍​ ‍‌​‍ ‌‌‍​‌​ ​ ​ ‌​‌‍​ ​‍ ‌‌‍‌‌‌‍‌‍​ ‌‍​ ‌​​ ‍​‌‍​ ‌‍‌​​ ‌​​ ​‍​ ​‌‌‍​ ​ ‌‌​ ‍ ‌ ‌​‌ ‍‌‌ ​​‌‍‌‌​ ‌‌‍‍​‌‍‌‌‌‍ ​‌ ​​‌‌‌​‌‍ ‌ ​​‌‍‍‌‌‍​ ​ ‍ ‌ ​​‌‍​‌‌ ‌​‌‍‍​​ ‌‌‍​ ‌‍ ‌‍ ‍‌ ‌​‌‍‌‌‌‍ ‍‌ ‌​​‍‌‌​ ‌‌‌​​‍‌‌ ‌‍‍ ‌‍‌‌‌ ‍‌​‍‌‌​ ​ ‌​‌​​‍‌‌​ ​ ‌​‌​​‍‌‌​ ​‍​ ​‍​ ‍‌​ ​​‌‍​‌​ ‍​​ ​‌‌‍​‍​ ‌‌​ ‌‍‌‍​ ​ ‍​​ ‍​‌‍​ ​‍‌‌​ ​‍​ ​‍​‍‌‌​ ‌‌‌​‌​​‍ ‍‌‍​ ‌‍‍​‌‍‍‌‌‍ ​‌‍‌​‌ ​‍‌‍‌‌‌‍ ‍​‍‌‌​ ‌‌‌​​‍‌‌ ‌‍‍ ‌‍‌‌‌ ‍‌​‍‌‌​ ​ ‌​‌​​‍‌‌​ ​ ‌​‌​​‍‌‌​ ​‍​ ​‍​ ‌​​ ​ ​ ‌‍​ ‌​​ ‍‌​ ‌‌​ ‍​‌‍​ ‌‍‌‍​ ‌​​ ‌‍​ ‍​​‍‌‌​ ​‍​ ​‍​‍‌‌​ ‌‌‌​‌​​‍ ‍‌ ‌​‌‍‌‌‌ ‍​‌ ‌​​ ‌‍​‍‌‍​‌‌ ​ ‌‍‌‌‌‌‌‌‌ ​‍‌‍ ​​ ‌‌‍‍​‌ ‌​‌ ‌​‌ ​​​‍‌‌​ ​ ‌​​‌​‍‌‌​ ​‍‌​‌‍​‍‌‌​ ​‍‌​‌‍‌‍ ​‌‍ ‌‍​ ‌‍​‌‌‍ ​‌‍‍​‌‍ ‌ ​ ‌ ‌​​‍‌‌​ ​ ‌​​‌​ ​ ​ ​ ​ ​ ​ ​ ​‍‌‍‌‍‍‌‌‍‌​​ ‌​ ​​‌‍‌‍‌‍‌‌​ ​​​ ‌‌​ ​‌‌‍‌‍‌‍‌‌​‍ ‌​ ‌​​ ​‌​ ‍​‌‍‌​​‍ ‌​ ‌​‌‍‌​​ ‌‍​ ‍‌​‍ ‌‌‍​‌​ ​ ​ ‌​‌‍​ ​‍ ‌‌‍‌‌‌‍‌‍​ ‌‍​ ‌​​ ‍​‌‍​ ‌‍‌​​ ‌​​ ​‍​ ​‌‌‍​ ​ ‌‌​‍‌‍‌ ‌​‌ ‍‌‌ ​​‌‍‌‌​ ‌‌‍‍​‌‍‌‌‌‍ ​‌ ​​‌‌‌​‌‍ ‌ ​​‌‍‍‌‌‍​ ​‍‌‍‌ ​​‌‍​‌‌ ‌​‌‍‍​​ ‌‌‍​ ‌‍ ‌‍ ‍‌ ‌​‌‍‌‌‌‍ ‍‌ ‌​​‍‌‌​ ‌‌‌​​‍‌‌ ‌‍‍ ‌‍‌‌‌ ‍‌​‍‌‌​ ​ ‌​‌​​‍‌‌​ ​ ‌​‌​​‍‌‌​ ​‍​ ​‍​ ‍‌​ ​​‌‍​‌​ ‍​​ ​‌‌‍​‍​ ‌‌​ ‌‍‌‍​ ​ ‍​​ ‍​‌‍​ ​‍‌‌​ ​‍​ ​‍​‍‌‌​ ‌‌‌​‌​​‍ ‍‌‍​ ‌‍‍​‌‍‍‌‌‍ ​‌‍‌​‌ ​‍‌‍‌‌‌‍ ‍​‍‌‌​ ‌‌‌​​‍‌‌ ‌‍‍ ‌‍‌‌‌ ‍‌​‍‌‌​ ​ ‌​‌​​‍‌‌​ ​ ‌​‌​​‍‌‌​ ​‍​ ​‍​ ‌​​ ​ ​ ‌‍​ ‌​​ ‍‌​ ‌‌​ ‍​‌‍​ ‌‍‌‍​ ‌​​ ‌‍​ ‍​​‍‌‌​ ​‍​ ​‍​‍‌‌​ ‌‌‌​‌​​‍ ‍‌ ‌​‌‍‌‌‌ ‍​‌ ‌​​‍‌‍‌ ​​‌‍‌‌‌ ​‍‌ ​ ‌ ​​‌‍‌‌‌‍​ ‌ ‌​‌‍‍‌‌ ‌‍‌‍‌‌​ ‌‌ ​​‌ ‌‌‌‍​‍‌‍ ​‌‍‍‌‌ ​ ‌‍‍​‌‍‌‌‌‍‌​​‍​‍‌ ‌
New Jersey’s Electric Distribution Companies (EDCs), who provide
regulated electric transmission and distribution services, offer solar
finance programs that provide competitive long term contracts for
SREC off take or loans in exchange for the SREC amortization. The
SRECs procured under each model are auctioned to buyers for use
toward NJ RPS compliance by electric generation suppliers and
providers.​​​​‌ ‍ ​‍​‍‌‍ ‌ ​‍‌‍‍‌‌‍‌ ‌‍‍‌‌‍ ‍​‍​‍​ ‍‍​‍​‍‌ ​ ‌‍​‌‌‍ ‍‌‍‍‌‌ ‌​‌ ‍‌​‍ ‍‌‍‍‌‌‍ ​‍​‍​‍ ​​‍​‍‌‍‍​‌ ​‍‌‍‌‌‌‍‌‍​‍​‍​ ‍‍​‍​‍‌‍‍​‌ ‌​‌ ‌​‌ ​​​ ‍‍​‍ ​‍ ‌‍ ​‌‍ ‌‍​ ‌‍​‌‌‍ ​‌‍‍​‌‍ ‌ ​ ‌ ‌​​ ‍‍​ ​ ​ ​ ​ ​ ​ ​ ​‍ ‌‍‍‌‌‍ ‍‌ ‌​‌‍‌‌‌‍ ‍‌ ‌​​‍ ‌‍‌‌‌‍‌​‌‍‍‌‌ ‌​​‍ ‌‍ ‌‌‍ ‌‍‌​‌‍‌‌​ ‌‌ ​​‌ ​‍‌‍‌‌‌ ​ ‌‍‌‌‌‍ ‍‌ ‌​‌‍​‌‌ ‌​‌‍‍‌‌‍ ‌‍ ‍​ ‍ ‌‍‍‌‌‍‌​​ ‌​ ​​‌‍‌‍‌‍‌‌​ ​​​ ‌‌​ ​‌‌‍‌‍‌‍‌‌​‍ ‌​ ‌​​ ​‌​ ‍​‌‍‌​​‍ ‌​ ‌​‌‍‌​​ ‌‍​ ‍‌​‍ ‌‌‍​‌​ ​ ​ ‌​‌‍​ ​‍ ‌‌‍‌‌‌‍‌‍​ ‌‍​ ‌​​ ‍​‌‍​ ‌‍‌​​ ‌​​ ​‍​ ​‌‌‍​ ​ ‌‌​ ‍ ‌ ‌​‌ ‍‌‌ ​​‌‍‌‌​ ‌‌‍‍​‌‍‌‌‌‍ ​‌ ​​‌‌‌​‌‍ ‌ ​​‌‍‍‌‌‍​ ​ ‍ ‌ ​​‌‍​‌‌ ‌​‌‍‍​​ ‌‌‍​ ‌‍ ‌‍ ‍‌ ‌​‌‍‌‌‌‍ ‍‌ ‌​​‍‌‌​ ‌‌‌​​‍‌‌ ‌‍‍ ‌‍‌‌‌ ‍‌​‍‌‌​ ​ ‌​‌​​‍‌‌​ ​ ‌​‌​​‍‌‌​ ​‍​ ​‍​ ‌​​ ‍‌​ ​‌‌‍​‍​ ​​​ ​​‌‍​‍​ ​ ​ ​‌‌‍‌‌​ ​​​ ‍​​‍‌‌​ ​‍​ ​‍​‍‌‌​ ‌‌‌​‌​​‍ ‍‌‍​ ‌‍‍​‌‍‍‌‌‍ ​‌‍‌​‌ ​‍‌‍‌‌‌‍ ‍​‍‌‌​ ‌‌‌​​‍‌‌ ‌‍‍ ‌‍‌‌‌ ‍‌​‍‌‌​ ​ ‌​‌​​‍‌‌​ ​ ‌​‌​​‍‌‌​ ​‍​ ​‍​ ‌​​ ‌‌‌‍​ ‌‍​ ​ ‌‌‌‍‌‌​ ‍‌​ ​​​ ​‌​ ‍​​ ‌ ​ ‍​​‍‌‌​ ​‍​ ​‍​‍‌‌​ ‌‌‌​‌​​‍ ‍‌ ‌​‌‍‌‌‌ ‍​‌ ‌​​ ‌‍​‍‌‍​‌‌ ​ ‌‍‌‌‌‌‌‌‌ ​‍‌‍ ​​ ‌‌‍‍​‌ ‌​‌ ‌​‌ ​​​‍‌‌​ ​ ‌​​‌​‍‌‌​ ​‍‌​‌‍​‍‌‌​ ​‍‌​‌‍‌‍ ​‌‍ ‌‍​ ‌‍​‌‌‍ ​‌‍‍​‌‍ ‌ ​ ‌ ‌​​‍‌‌​ ​ ‌​​‌​ ​ ​ ​ ​ ​ ​ ​ ​‍‌‍‌‍‍‌‌‍‌​​ ‌​ ​​‌‍‌‍‌‍‌‌​ ​​​ ‌‌​ ​‌‌‍‌‍‌‍‌‌​‍ ‌​ ‌​​ ​‌​ ‍​‌‍‌​​‍ ‌​ ‌​‌‍‌​​ ‌‍​ ‍‌​‍ ‌‌‍​‌​ ​ ​ ‌​‌‍​ ​‍ ‌‌‍‌‌‌‍‌‍​ ‌‍​ ‌​​ ‍​‌‍​ ‌‍‌​​ ‌​​ ​‍​ ​‌‌‍​ ​ ‌‌​‍‌‍‌ ‌​‌ ‍‌‌ ​​‌‍‌‌​ ‌‌‍‍​‌‍‌‌‌‍ ​‌ ​​‌‌‌​‌‍ ‌ ​​‌‍‍‌‌‍​ ​‍‌‍‌ ​​‌‍​‌‌ ‌​‌‍‍​​ ‌‌‍​ ‌‍ ‌‍ ‍‌ ‌​‌‍‌‌‌‍ ‍‌ ‌​​‍‌‌​ ‌‌‌​​‍‌‌ ‌‍‍ ‌‍‌‌‌ ‍‌​‍‌‌​ ​ ‌​‌​​‍‌‌​ ​ ‌​‌​​‍‌‌​ ​‍​ ​‍​ ‌​​ ‍‌​ ​‌‌‍​‍​ ​​​ ​​‌‍​‍​ ​ ​ ​‌‌‍‌‌​ ​​​ ‍​​‍‌‌​ ​‍​ ​‍​‍‌‌​ ‌‌‌​‌​​‍ ‍‌‍​ ‌‍‍​‌‍‍‌‌‍ ​‌‍‌​‌ ​‍‌‍‌‌‌‍ ‍​‍‌‌​ ‌‌‌​​‍‌‌ ‌‍‍ ‌‍‌‌‌ ‍‌​‍‌‌​ ​ ‌​‌​​‍‌‌​ ​ ‌​‌​​‍‌‌​ ​‍​ ​‍​ ‌​​ ‌‌‌‍​ ‌‍​ ​ ‌‌‌‍‌‌​ ‍‌​ ​​​ ​‌​ ‍​​ ‌ ​ ‍​​‍‌‌​ ​‍​ ​‍​‍‌‌​ ‌‌‌​‌​​‍ ‍‌ ‌​‌‍‌‌‌ ‍​‌ ‌​​‍‌‍‌ ​​‌‍‌‌‌ ​‍‌ ​ ‌ ​​‌‍‌‌‌‍​ ‌ ‌​‌‍‍‌‌ ‌‍‌‍‌‌​ ‌‌ ​​‌ ‌‌‌‍​‍‌‍ ​‌‍‍‌‌ ​ ‌‍‍​‌‍‌‌‌‍‌​​‍​‍‌ ‌
17. Why can't I just sell my SRECs to the utility company
directly?​​​​‌ ‍ ​‍​‍‌‍ ‌ ​‍‌‍‍‌‌‍‌ ‌‍‍‌‌‍ ‍​‍​‍​ ‍‍​‍​‍‌ ​ ‌‍​‌‌‍ ‍‌‍‍‌‌ ‌​‌ ‍‌​‍ ‍‌‍‍‌‌‍ ​‍​‍​‍ ​​‍​‍‌‍‍​‌ ​‍‌‍‌‌‌‍‌‍​‍​‍​ ‍‍​‍​‍‌‍‍​‌ ‌​‌ ‌​‌ ​​​ ‍‍​‍ ​‍ ‌‍ ​‌‍ ‌‍​ ‌‍​‌‌‍ ​‌‍‍​‌‍ ‌ ​ ‌ ‌​​ ‍‍​ ​ ​ ​ ​ ​ ​ ​ ​‍ ‌‍‍‌‌‍ ‍‌ ‌​‌‍‌‌‌‍ ‍‌ ‌​​‍ ‌‍‌‌‌‍‌​‌‍‍‌‌ ‌​​‍ ‌‍ ‌‌‍ ‌‍‌​‌‍‌‌​ ‌‌ ​​‌ ​‍‌‍‌‌‌ ​ ‌‍‌‌‌‍ ‍‌ ‌​‌‍​‌‌ ‌​‌‍‍‌‌‍ ‌‍ ‍​ ‍ ‌‍‍‌‌‍‌​​ ‌​ ​​‌‍‌‍‌‍‌‌​ ​​​ ‌‌​ ​‌‌‍‌‍‌‍‌‌​‍ ‌​ ‌​​ ​‌​ ‍​‌‍‌​​‍ ‌​ ‌​‌‍‌​​ ‌‍​ ‍‌​‍ ‌‌‍​‌​ ​ ​ ‌​‌‍​ ​‍ ‌‌‍‌‌‌‍‌‍​ ‌‍​ ‌​​ ‍​‌‍​ ‌‍‌​​ ‌​​ ​‍​ ​‌‌‍​ ​ ‌‌​ ‍ ‌ ‌​‌ ‍‌‌ ​​‌‍‌‌​ ‌‌‍‍​‌‍‌‌‌‍ ​‌ ​​‌‌‌​‌‍ ‌ ​​‌‍‍‌‌‍​ ​ ‍ ‌ ​​‌‍​‌‌ ‌​‌‍‍​​ ‌‌‍​ ‌‍ ‌‍ ‍‌ ‌​‌‍‌‌‌‍ ‍‌ ‌​​‍‌‌​ ‌‌‌​​‍‌‌ ‌‍‍ ‌‍‌‌‌ ‍‌​‍‌‌​ ​ ‌​‌​​‍‌‌​ ​ ‌​‌​​‍‌‌​ ​‍​ ​‍‌‍‌​‌‍‌‍​ ‍‌​ ‌​​ ‍​‌‍‌‌​ ​‌​ ‌​​ ​ ​ ​‌​ ‌​‌‍​‌​‍‌‌​ ​‍​ ​‍​‍‌‌​ ‌‌‌​‌​​‍ ‍‌‍​ ‌‍‍​‌‍‍‌‌‍ ​‌‍‌​‌ ​‍‌‍‌‌‌‍ ‍​‍‌‌​ ‌‌‌​​‍‌‌ ‌‍‍ ‌‍‌‌‌ ‍‌​‍‌‌​ ​ ‌​‌​​‍‌‌​ ​ ‌​‌​​‍‌‌​ ​‍​ ​‍​ ​​​ ‌​‌‍​‌‌‍​‍‌‍‌‌‌‍‌​​ ​‌​ ​‍​ ​ ​ ‌ ​ ​ ​ ‌ ​‍‌‌​ ​‍​ ​‍​‍‌‌​ ‌‌‌​‌​​‍ ‍‌ ‌​‌‍‌‌‌ ‍​‌ ‌​​ ‌‍​‍‌‍​‌‌ ​ ‌‍‌‌‌‌‌‌‌ ​‍‌‍ ​​ ‌‌‍‍​‌ ‌​‌ ‌​‌ ​​​‍‌‌​ ​ ‌​​‌​‍‌‌​ ​‍‌​‌‍​‍‌‌​ ​‍‌​‌‍‌‍ ​‌‍ ‌‍​ ‌‍​‌‌‍ ​‌‍‍​‌‍ ‌ ​ ‌ ‌​​‍‌‌​ ​ ‌​​‌​ ​ ​ ​ ​ ​ ​ ​ ​‍‌‍‌‍‍‌‌‍‌​​ ‌​ ​​‌‍‌‍‌‍‌‌​ ​​​ ‌‌​ ​‌‌‍‌‍‌‍‌‌​‍ ‌​ ‌​​ ​‌​ ‍​‌‍‌​​‍ ‌​ ‌​‌‍‌​​ ‌‍​ ‍‌​‍ ‌‌‍​‌​ ​ ​ ‌​‌‍​ ​‍ ‌‌‍‌‌‌‍‌‍​ ‌‍​ ‌​​ ‍​‌‍​ ‌‍‌​​ ‌​​ ​‍​ ​‌‌‍​ ​ ‌‌​‍‌‍‌ ‌​‌ ‍‌‌ ​​‌‍‌‌​ ‌‌‍‍​‌‍‌‌‌‍ ​‌ ​​‌‌‌​‌‍ ‌ ​​‌‍‍‌‌‍​ ​‍‌‍‌ ​​‌‍​‌‌ ‌​‌‍‍​​ ‌‌‍​ ‌‍ ‌‍ ‍‌ ‌​‌‍‌‌‌‍ ‍‌ ‌​​‍‌‌​ ‌‌‌​​‍‌‌ ‌‍‍ ‌‍‌‌‌ ‍‌​‍‌‌​ ​ ‌​‌​​‍‌‌​ ​ ‌​‌​​‍‌‌​ ​‍​ ​‍‌‍‌​‌‍‌‍​ ‍‌​ ‌​​ ‍​‌‍‌‌​ ​‌​ ‌​​ ​ ​ ​‌​ ‌​‌‍​‌​‍‌‌​ ​‍​ ​‍​‍‌‌​ ‌‌‌​‌​​‍ ‍‌‍​ ‌‍‍​‌‍‍‌‌‍ ​‌‍‌​‌ ​‍‌‍‌‌‌‍ ‍​‍‌‌​ ‌‌‌​​‍‌‌ ‌‍‍ ‌‍‌‌‌ ‍‌​‍‌‌​ ​ ‌​‌​​‍‌‌​ ​ ‌​‌​​‍‌‌​ ​‍​ ​‍​ ​​​ ‌​‌‍​‌‌‍​‍‌‍‌‌‌‍‌​​ ​‌​ ​‍​ ​ ​ ‌ ​ ​ ​ ‌ ​‍‌‌​ ​‍​ ​‍​‍‌‌​ ‌‌‌​‌​​‍ ‍‌ ‌​‌‍‌‌‌ ‍​‌ ‌​​‍‌‍‌ ​​‌‍‌‌‌ ​‍‌ ​ ‌ ​​‌‍‌‌‌‍​ ‌ ‌​‌‍‍‌‌ ‌‍‌‍‌‌​ ‌‌ ​​‌ ‌‌‌‍​‍‌‍ ​‌‍‍‌‌ ​ ‌‍‍​‌‍‌‌‌‍‌​​‍​‍‌ ‌
The utilities do NOT have an RPS obligation. Rather, the RPS
requirements are mandatory to the suppliers and providers of electric
generation supply. However, the Board of Public Utilities has
approved EDC Solar Finance programs that competitively solicit
long term contracts for SRECs (open to ACE, JCP&L or Rockland
customers or provide loans in return for SRECs (​​​​‌ ‍ ​‍​‍‌‍ ‌ ​‍‌‍‍‌‌‍‌ ‌‍‍‌‌‍ ‍​‍​‍​ ‍‍​‍​‍‌ ​ ‌‍​‌‌‍ ‍‌‍‍‌‌ ‌​‌ ‍‌​‍ ‍‌‍‍‌‌‍ ​‍​‍​‍ ​​‍​‍‌‍‍​‌ ​‍‌‍‌‌‌‍‌‍​‍​‍​ ‍‍​‍​‍‌‍‍​‌ ‌​‌ ‌​‌ ​​​ ‍‍​‍ ​‍ ‌‍ ​‌‍ ‌‍​ ‌‍​‌‌‍ ​‌‍‍​‌‍ ‌ ​ ‌ ‌​​ ‍‍​ ​ ​ ​ ​ ​ ​ ​ ​‍ ‌‍‍‌‌‍ ‍‌ ‌​‌‍‌‌‌‍ ‍‌ ‌​​‍ ‌‍‌‌‌‍‌​‌‍‍‌‌ ‌​​‍ ‌‍ ‌‌‍ ‌‍‌​‌‍‌‌​ ‌‌ ​​‌ ​‍‌‍‌‌‌ ​ ‌‍‌‌‌‍ ‍‌ ‌​‌‍​‌‌ ‌​‌‍‍‌‌‍ ‌‍ ‍​ ‍ ‌‍‍‌‌‍‌​​ ‌​ ​​‌‍‌‍‌‍‌‌​ ​​​ ‌‌​ ​‌‌‍‌‍‌‍‌‌​‍ ‌​ ‌​​ ​‌​ ‍​‌‍‌​​‍ ‌​ ‌​‌‍‌​​ ‌‍​ ‍‌​‍ ‌‌‍​‌​ ​ ​ ‌​‌‍​ ​‍ ‌‌‍‌‌‌‍‌‍​ ‌‍​ ‌​​ ‍​‌‍​ ‌‍‌​​ ‌​​ ​‍​ ​‌‌‍​ ​ ‌‌​ ‍ ‌ ‌​‌ ‍‌‌ ​​‌‍‌‌​ ‌‌‍‍​‌‍‌‌‌‍ ​‌ ​​‌‌‌​‌‍ ‌ ​​‌‍‍‌‌‍​ ​ ‍ ‌ ​​‌‍​‌‌ ‌​‌‍‍​​ ‌‌‍​ ‌‍ ‌‍ ‍‌ ‌​‌‍‌‌‌‍ ‍‌ ‌​​‍‌‌​ ‌‌‌​​‍‌‌ ‌‍‍ ‌‍‌‌‌ ‍‌​‍‌‌​ ​ ‌​‌​​‍‌‌​ ​ ‌​‌​​‍‌‌​ ​‍​ ​‍‌‍‌​‌‍‌‍​ ‍‌​ ‌​​ ‍​‌‍‌‌​ ​‌​ ‌​​ ​ ​ ​‌​ ‌​‌‍​‌​‍‌‌​ ​‍​ ​‍​‍‌‌​ ‌‌‌​‌​​‍ ‍‌‍​ ‌‍‍​‌‍‍‌‌‍ ​‌‍‌​‌ ​‍‌‍‌‌‌‍ ‍​‍‌‌​ ‌‌‌​​‍‌‌ ‌‍‍ ‌‍‌‌‌ ‍‌​‍‌‌​ ​ ‌​‌​​‍‌‌​ ​ ‌​‌​​‍‌‌​ ​‍​ ​‍​ ​ ​ ​​​ ‍​​ ‌‌​ ​ ‌‍‌‌​ ‌​‌‍‌‍‌‍​‍‌‍‌‍​ ​‍​ ‌ ​‍‌‌​ ​‍​ ​‍​‍‌‌​ ‌‌‌​‌​​‍ ‍‌ ‌​‌‍‌‌‌ ‍​‌ ‌​​ ‌‍​‍‌‍​‌‌ ​ ‌‍‌‌‌‌‌‌‌ ​‍‌‍ ​​ ‌‌‍‍​‌ ‌​‌ ‌​‌ ​​​‍‌‌​ ​ ‌​​‌​‍‌‌​ ​‍‌​‌‍​‍‌‌​ ​‍‌​‌‍‌‍ ​‌‍ ‌‍​ ‌‍​‌‌‍ ​‌‍‍​‌‍ ‌ ​ ‌ ‌​​‍‌‌​ ​ ‌​​‌​ ​ ​ ​ ​ ​ ​ ​ ​‍‌‍‌‍‍‌‌‍‌​​ ‌​ ​​‌‍‌‍‌‍‌‌​ ​​​ ‌‌​ ​‌‌‍‌‍‌‍‌‌​‍ ‌​ ‌​​ ​‌​ ‍​‌‍‌​​‍ ‌​ ‌​‌‍‌​​ ‌‍​ ‍‌​‍ ‌‌‍​‌​ ​ ​ ‌​‌‍​ ​‍ ‌‌‍‌‌‌‍‌‍​ ‌‍​ ‌​​ ‍​‌‍​ ‌‍‌​​ ‌​​ ​‍​ ​‌‌‍​ ​ ‌‌​‍‌‍‌ ‌​‌ ‍‌‌ ​​‌‍‌‌​ ‌‌‍‍​‌‍‌‌‌‍ ​‌ ​​‌‌‌​‌‍ ‌ ​​‌‍‍‌‌‍​ ​‍‌‍‌ ​​‌‍​‌‌ ‌​‌‍‍​​ ‌‌‍​ ‌‍ ‌‍ ‍‌ ‌​‌‍‌‌‌‍ ‍‌ ‌​​‍‌‌​ ‌‌‌​​‍‌‌ ‌‍‍ ‌‍‌‌‌ ‍‌​‍‌‌​ ​ ‌​‌​​‍‌‌​ ​ ‌​‌​​‍‌‌​ ​‍​ ​‍‌‍‌​‌‍‌‍​ ‍‌​ ‌​​ ‍​‌‍‌‌​ ​‌​ ‌​​ ​ ​ ​‌​ ‌​‌‍​‌​‍‌‌​ ​‍​ ​‍​‍‌‌​ ‌‌‌​‌​​‍ ‍‌‍​ ‌‍‍​‌‍‍‌‌‍ ​‌‍‌​‌ ​‍‌‍‌‌‌‍ ‍​‍‌‌​ ‌‌‌​​‍‌‌ ‌‍‍ ‌‍‌‌‌ ‍‌​‍‌‌​ ​ ‌​‌​​‍‌‌​ ​ ‌​‌​​‍‌‌​ ​‍​ ​‍​ ​ ​ ​​​ ‍​​ ‌‌​ ​ ‌‍‌‌​ ‌​‌‍‌‍‌‍​‍‌‍‌‍​ ​‍​ ‌ ​‍‌‌​ ​‍​ ​‍​‍‌‌​ ‌‌‌​‌​​‍ ‍‌ ‌​‌‍‌‌‌ ‍​‌ ‌​​‍‌‍‌ ​​‌‍‌‌‌ ​‍‌ ​ ‌ ​​‌‍‌‌‌‍​ ‌ ‌​‌‍‍‌‌ ‌‍‌‍‌‌​ ‌‌ ​​‌ ‌‌‌‍​‍‌‍ ​‌‍‍‌‌ ​ ‌‍‍​‌‍‌‌‌‍‌​​‍​‍‌ ‌PSE&G).​​​​‌ ‍ ​‍​‍‌‍ ‌ ​‍‌‍‍‌‌‍‌ ‌‍‍‌‌‍ ‍​‍​‍​ ‍‍​‍​‍‌ ​ ‌‍​‌‌‍ ‍‌‍‍‌‌ ‌​‌ ‍‌​‍ ‍‌‍‍‌‌‍ ​‍​‍​‍ ​​‍​‍‌‍‍​‌ ​‍‌‍‌‌‌‍‌‍​‍​‍​ ‍‍​‍​‍‌‍‍​‌ ‌​‌ ‌​‌ ​​​ ‍‍​‍ ​‍ ‌‍ ​‌‍ ‌‍​ ‌‍​‌‌‍ ​‌‍‍​‌‍ ‌ ​ ‌ ‌​​ ‍‍​ ​ ​ ​ ​ ​ ​ ​ ​‍ ‌‍‍‌‌‍ ‍‌ ‌​‌‍‌‌‌‍ ‍‌ ‌​​‍ ‌‍‌‌‌‍‌​‌‍‍‌‌ ‌​​‍ ‌‍ ‌‌‍ ‌‍‌​‌‍‌‌​ ‌‌ ​​‌ ​‍‌‍‌‌‌ ​ ‌‍‌‌‌‍ ‍‌ ‌​‌‍​‌‌ ‌​‌‍‍‌‌‍ ‌‍ ‍​ ‍ ‌‍‍‌‌‍‌​​ ‌​ ​​‌‍‌‍‌‍‌‌​ ​​​ ‌‌​ ​‌‌‍‌‍‌‍‌‌​‍ ‌​ ‌​​ ​‌​ ‍​‌‍‌​​‍ ‌​ ‌​‌‍‌​​ ‌‍​ ‍‌​‍ ‌‌‍​‌​ ​ ​ ‌​‌‍​ ​‍ ‌‌‍‌‌‌‍‌‍​ ‌‍​ ‌​​ ‍​‌‍​ ‌‍‌​​ ‌​​ ​‍​ ​‌‌‍​ ​ ‌‌​ ‍ ‌ ‌​‌ ‍‌‌ ​​‌‍‌‌​ ‌‌‍‍​‌‍‌‌‌‍ ​‌ ​​‌‌‌​‌‍ ‌ ​​‌‍‍‌‌‍​ ​ ‍ ‌ ​​‌‍​‌‌ ‌​‌‍‍​​ ‌‌‍​ ‌‍ ‌‍ ‍‌ ‌​‌‍‌‌‌‍ ‍‌ ‌​​‍‌‌​ ‌‌‌​​‍‌‌ ‌‍‍ ‌‍‌‌‌ ‍‌​‍‌‌​ ​ ‌​‌​​‍‌‌​ ​ ‌​‌​​‍‌‌​ ​‍​ ​‍‌‍‌​‌‍‌‍​ ‍‌​ ‌​​ ‍​‌‍‌‌​ ​‌​ ‌​​ ​ ​ ​‌​ ‌​‌‍​‌​‍‌‌​ ​‍​ ​‍​‍‌‌​ ‌‌‌​‌​​‍ ‍‌‍​ ‌‍‍​‌‍‍‌‌‍ ​‌‍‌​‌ ​‍‌‍‌‌‌‍ ‍​‍‌‌​ ‌‌‌​​‍‌‌ ‌‍‍ ‌‍‌‌‌ ‍‌​‍‌‌​ ​ ‌​‌​​‍‌‌​ ​ ‌​‌​​‍‌‌​ ​‍​ ​‍‌‍​‍​ ​‌​ ‌​‌‍‌‍​ ​‌​ ‍​​ ​​​ ​ ​ ‍​‌‍​‍‌‍‌‌​ ‍‌​‍‌‌​ ​‍​ ​‍​‍‌‌​ ‌‌‌​‌​​‍ ‍‌ ‌​‌‍‌‌‌ ‍​‌ ‌​​ ‌‍​‍‌‍​‌‌ ​ ‌‍‌‌‌‌‌‌‌ ​‍‌‍ ​​ ‌‌‍‍​‌ ‌​‌ ‌​‌ ​​​‍‌‌​ ​ ‌​​‌​‍‌‌​ ​‍‌​‌‍​‍‌‌​ ​‍‌​‌‍‌‍ ​‌‍ ‌‍​ ‌‍​‌‌‍ ​‌‍‍​‌‍ ‌ ​ ‌ ‌​​‍‌‌​ ​ ‌​​‌​ ​ ​ ​ ​ ​ ​ ​ ​‍‌‍‌‍‍‌‌‍‌​​ ‌​ ​​‌‍‌‍‌‍‌‌​ ​​​ ‌‌​ ​‌‌‍‌‍‌‍‌‌​‍ ‌​ ‌​​ ​‌​ ‍​‌‍‌​​‍ ‌​ ‌​‌‍‌​​ ‌‍​ ‍‌​‍ ‌‌‍​‌​ ​ ​ ‌​‌‍​ ​‍ ‌‌‍‌‌‌‍‌‍​ ‌‍​ ‌​​ ‍​‌‍​ ‌‍‌​​ ‌​​ ​‍​ ​‌‌‍​ ​ ‌‌​‍‌‍‌ ‌​‌ ‍‌‌ ​​‌‍‌‌​ ‌‌‍‍​‌‍‌‌‌‍ ​‌ ​​‌‌‌​‌‍ ‌ ​​‌‍‍‌‌‍​ ​‍‌‍‌ ​​‌‍​‌‌ ‌​‌‍‍​​ ‌‌‍​ ‌‍ ‌‍ ‍‌ ‌​‌‍‌‌‌‍ ‍‌ ‌​​‍‌‌​ ‌‌‌​​‍‌‌ ‌‍‍ ‌‍‌‌‌ ‍‌​‍‌‌​ ​ ‌​‌​​‍‌‌​ ​ ‌​‌​​‍‌‌​ ​‍​ ​‍‌‍‌​‌‍‌‍​ ‍‌​ ‌​​ ‍​‌‍‌‌​ ​‌​ ‌​​ ​ ​ ​‌​ ‌​‌‍​‌​‍‌‌​ ​‍​ ​‍​‍‌‌​ ‌‌‌​‌​​‍ ‍‌‍​ ‌‍‍​‌‍‍‌‌‍ ​‌‍‌​‌ ​‍‌‍‌‌‌‍ ‍​‍‌‌​ ‌‌‌​​‍‌‌ ‌‍‍ ‌‍‌‌‌ ‍‌​‍‌‌​ ​ ‌​‌​​‍‌‌​ ​ ‌​‌​​‍‌‌​ ​‍​ ​‍‌‍​‍​ ​‌​ ‌​‌‍‌‍​ ​‌​ ‍​​ ​​​ ​ ​ ‍​‌‍​‍‌‍‌‌​ ‍‌​‍‌‌​ ​‍​ ​‍​‍‌‌​ ‌‌‌​‌​​‍ ‍‌ ‌​‌‍‌‌‌ ‍​‌ ‌​​‍‌‍‌ ​​‌‍‌‌‌ ​‍‌ ​ ‌ ​​‌‍‌‌‌‍​ ‌ ‌​‌‍‍‌‌ ‌‍‌‍‌‌​ ‌‌ ​​‌ ‌‌‌‍​‍‌‍ ​‌‍‍‌‌ ​ ‌‍‍​‌‍‌‌‌‍‌​​‍​‍‌ ‌
18. How long will my system generate SRECs?​​​​‌ ‍ ​‍​‍‌‍ ‌ ​‍‌‍‍‌‌‍‌ ‌‍‍‌‌‍ ‍​‍​‍​ ‍‍​‍​‍‌ ​ ‌‍​‌‌‍ ‍‌‍‍‌‌ ‌​‌ ‍‌​‍ ‍‌‍‍‌‌‍ ​‍​‍​‍ ​​‍​‍‌‍‍​‌ ​‍‌‍‌‌‌‍‌‍​‍​‍​ ‍‍​‍​‍‌‍‍​‌ ‌​‌ ‌​‌ ​​​ ‍‍​‍ ​‍ ‌‍ ​‌‍ ‌‍​ ‌‍​‌‌‍ ​‌‍‍​‌‍ ‌ ​ ‌ ‌​​ ‍‍​ ​ ​ ​ ​ ​ ​ ​ ​‍ ‌‍‍‌‌‍ ‍‌ ‌​‌‍‌‌‌‍ ‍‌ ‌​​‍ ‌‍‌‌‌‍‌​‌‍‍‌‌ ‌​​‍ ‌‍ ‌‌‍ ‌‍‌​‌‍‌‌​ ‌‌ ​​‌ ​‍‌‍‌‌‌ ​ ‌‍‌‌‌‍ ‍‌ ‌​‌‍​‌‌ ‌​‌‍‍‌‌‍ ‌‍ ‍​ ‍ ‌‍‍‌‌‍‌​​ ‌​ ​​‌‍‌‍‌‍‌‌​ ​​​ ‌‌​ ​‌‌‍‌‍‌‍‌‌​‍ ‌​ ‌​​ ​‌​ ‍​‌‍‌​​‍ ‌​ ‌​‌‍‌​​ ‌‍​ ‍‌​‍ ‌‌‍​‌​ ​ ​ ‌​‌‍​ ​‍ ‌‌‍‌‌‌‍‌‍​ ‌‍​ ‌​​ ‍​‌‍​ ‌‍‌​​ ‌​​ ​‍​ ​‌‌‍​ ​ ‌‌​ ‍ ‌ ‌​‌ ‍‌‌ ​​‌‍‌‌​ ‌‌‍‍​‌‍‌‌‌‍ ​‌ ​​‌‌‌​‌‍ ‌ ​​‌‍‍‌‌‍​ ​ ‍ ‌ ​​‌‍​‌‌ ‌​‌‍‍​​ ‌‌‍​ ‌‍ ‌‍ ‍‌ ‌​‌‍‌‌‌‍ ‍‌ ‌​​‍‌‌​ ‌‌‌​​‍‌‌ ‌‍‍ ‌‍‌‌‌ ‍‌​‍‌‌​ ​ ‌​‌​​‍‌‌​ ​ ‌​‌​​‍‌‌​ ​‍​ ​‍‌‍‌​​ ​‌‌‍​‌‌‍‌‍​ ‌‍​ ​ ‌‍​ ​ ‌​​ ​‍‌‍​‍​ ‌​​ ​​​‍‌‌​ ​‍​ ​‍​‍‌‌​ ‌‌‌​‌​​‍ ‍‌‍​ ‌‍‍​‌‍‍‌‌‍ ​‌‍‌​‌ ​‍‌‍‌‌‌‍ ‍​‍‌‌​ ‌‌‌​​‍‌‌ ‌‍‍ ‌‍‌‌‌ ‍‌​‍‌‌​ ​ ‌​‌​​‍‌‌​ ​ ‌​‌​​‍‌‌​ ​‍​ ​‍​ ​​‌‍‌‍‌‍​ ‌‍​ ​ ‌ ​ ​​​ ‌‌​ ​‌​ ​ ‌‍​‌‌‍​ ​ ‌ ​‍‌‌​ ​‍​ ​‍​‍‌‌​ ‌‌‌​‌​​‍ ‍‌ ‌​‌‍‌‌‌ ‍​‌ ‌​​ ‌‍​‍‌‍​‌‌ ​ ‌‍‌‌‌‌‌‌‌ ​‍‌‍ ​​ ‌‌‍‍​‌ ‌​‌ ‌​‌ ​​​‍‌‌​ ​ ‌​​‌​‍‌‌​ ​‍‌​‌‍​‍‌‌​ ​‍‌​‌‍‌‍ ​‌‍ ‌‍​ ‌‍​‌‌‍ ​‌‍‍​‌‍ ‌ ​ ‌ ‌​​‍‌‌​ ​ ‌​​‌​ ​ ​ ​ ​ ​ ​ ​ ​‍‌‍‌‍‍‌‌‍‌​​ ‌​ ​​‌‍‌‍‌‍‌‌​ ​​​ ‌‌​ ​‌‌‍‌‍‌‍‌‌​‍ ‌​ ‌​​ ​‌​ ‍​‌‍‌​​‍ ‌​ ‌​‌‍‌​​ ‌‍​ ‍‌​‍ ‌‌‍​‌​ ​ ​ ‌​‌‍​ ​‍ ‌‌‍‌‌‌‍‌‍​ ‌‍​ ‌​​ ‍​‌‍​ ‌‍‌​​ ‌​​ ​‍​ ​‌‌‍​ ​ ‌‌​‍‌‍‌ ‌​‌ ‍‌‌ ​​‌‍‌‌​ ‌‌‍‍​‌‍‌‌‌‍ ​‌ ​​‌‌‌​‌‍ ‌ ​​‌‍‍‌‌‍​ ​‍‌‍‌ ​​‌‍​‌‌ ‌​‌‍‍​​ ‌‌‍​ ‌‍ ‌‍ ‍‌ ‌​‌‍‌‌‌‍ ‍‌ ‌​​‍‌‌​ ‌‌‌​​‍‌‌ ‌‍‍ ‌‍‌‌‌ ‍‌​‍‌‌​ ​ ‌​‌​​‍‌‌​ ​ ‌​‌​​‍‌‌​ ​‍​ ​‍‌‍‌​​ ​‌‌‍​‌‌‍‌‍​ ‌‍​ ​ ‌‍​ ​ ‌​​ ​‍‌‍​‍​ ‌​​ ​​​‍‌‌​ ​‍​ ​‍​‍‌‌​ ‌‌‌​‌​​‍ ‍‌‍​ ‌‍‍​‌‍‍‌‌‍ ​‌‍‌​‌ ​‍‌‍‌‌‌‍ ‍​‍‌‌​ ‌‌‌​​‍‌‌ ‌‍‍ ‌‍‌‌‌ ‍‌​‍‌‌​ ​ ‌​‌​​‍‌‌​ ​ ‌​‌​​‍‌‌​ ​‍​ ​‍​ ​​‌‍‌‍‌‍​ ‌‍​ ​ ‌ ​ ​​​ ‌‌​ ​‌​ ​ ‌‍​‌‌‍​ ​ ‌ ​‍‌‌​ ​‍​ ​‍​‍‌‌​ ‌‌‌​‌​​‍ ‍‌ ‌​‌‍‌‌‌ ‍​‌ ‌​​‍‌‍‌ ​​‌‍‌‌‌ ​‍‌ ​ ‌ ​​‌‍‌‌‌‍​ ‌ ‌​‌‍‍‌‌ ‌‍‌‍‌‌​ ‌‌ ​​‌ ‌‌‌‍​‍‌‍ ​‌‍‍‌‌ ​ ‌‍‍​‌‍‌‌‌‍‌​​‍​‍‌ ‌
Solar electric generation facilities that are accepted and installed in
accordance with all requirements of the SREC Registration Program
are eligible to generate NJ SRECs for a period of 10 or 15 years.
This period is known as the SREC Qualification Life which begins
on the date on which the facility was interconnected to the local
electric distribution system; and ending on the first May 31 that is at
least 10 or 15 years after the date of completion of the
interconnection.​​​​‌ ‍ ​‍​‍‌‍ ‌ ​‍‌‍‍‌‌‍‌ ‌‍‍‌‌‍ ‍​‍​‍​ ‍‍​‍​‍‌ ​ ‌‍​‌‌‍ ‍‌‍‍‌‌ ‌​‌ ‍‌​‍ ‍‌‍‍‌‌‍ ​‍​‍​‍ ​​‍​‍‌‍‍​‌ ​‍‌‍‌‌‌‍‌‍​‍​‍​ ‍‍​‍​‍‌‍‍​‌ ‌​‌ ‌​‌ ​​​ ‍‍​‍ ​‍ ‌‍ ​‌‍ ‌‍​ ‌‍​‌‌‍ ​‌‍‍​‌‍ ‌ ​ ‌ ‌​​ ‍‍​ ​ ​ ​ ​ ​ ​ ​ ​‍ ‌‍‍‌‌‍ ‍‌ ‌​‌‍‌‌‌‍ ‍‌ ‌​​‍ ‌‍‌‌‌‍‌​‌‍‍‌‌ ‌​​‍ ‌‍ ‌‌‍ ‌‍‌​‌‍‌‌​ ‌‌ ​​‌ ​‍‌‍‌‌‌ ​ ‌‍‌‌‌‍ ‍‌ ‌​‌‍​‌‌ ‌​‌‍‍‌‌‍ ‌‍ ‍​ ‍ ‌‍‍‌‌‍‌​​ ‌​ ​​‌‍‌‍‌‍‌‌​ ​​​ ‌‌​ ​‌‌‍‌‍‌‍‌‌​‍ ‌​ ‌​​ ​‌​ ‍​‌‍‌​​‍ ‌​ ‌​‌‍‌​​ ‌‍​ ‍‌​‍ ‌‌‍​‌​ ​ ​ ‌​‌‍​ ​‍ ‌‌‍‌‌‌‍‌‍​ ‌‍​ ‌​​ ‍​‌‍​ ‌‍‌​​ ‌​​ ​‍​ ​‌‌‍​ ​ ‌‌​ ‍ ‌ ‌​‌ ‍‌‌ ​​‌‍‌‌​ ‌‌‍‍​‌‍‌‌‌‍ ​‌ ​​‌‌‌​‌‍ ‌ ​​‌‍‍‌‌‍​ ​ ‍ ‌ ​​‌‍​‌‌ ‌​‌‍‍​​ ‌‌‍​ ‌‍ ‌‍ ‍‌ ‌​‌‍‌‌‌‍ ‍‌ ‌​​‍‌‌​ ‌‌‌​​‍‌‌ ‌‍‍ ‌‍‌‌‌ ‍‌​‍‌‌​ ​ ‌​‌​​‍‌‌​ ​ ‌​‌​​‍‌‌​ ​‍​ ​‍‌‍‌​​ ​‌‌‍​‌‌‍‌‍​ ‌‍​ ​ ‌‍​ ​ ‌​​ ​‍‌‍​‍​ ‌​​ ​​​‍‌‌​ ​‍​ ​‍​‍‌‌​ ‌‌‌​‌​​‍ ‍‌‍​ ‌‍‍​‌‍‍‌‌‍ ​‌‍‌​‌ ​‍‌‍‌‌‌‍ ‍​‍‌‌​ ‌‌‌​​‍‌‌ ‌‍‍ ‌‍‌‌‌ ‍‌​‍‌‌​ ​ ‌​‌​​‍‌‌​ ​ ‌​‌​​‍‌‌​ ​‍​ ​‍​ ‍​‌‍‌‍​ ‍​​ ‌‌​ ​​​ ‌‍‌‍​ ‌‍‌‌​ ‌‍​ ‍‌​ ‌‌​ ‌‍​‍‌‌​ ​‍​ ​‍​‍‌‌​ ‌‌‌​‌​​‍ ‍‌ ‌​‌‍‌‌‌ ‍​‌ ‌​​ ‌‍​‍‌‍​‌‌ ​ ‌‍‌‌‌‌‌‌‌ ​‍‌‍ ​​ ‌‌‍‍​‌ ‌​‌ ‌​‌ ​​​‍‌‌​ ​ ‌​​‌​‍‌‌​ ​‍‌​‌‍​‍‌‌​ ​‍‌​‌‍‌‍ ​‌‍ ‌‍​ ‌‍​‌‌‍ ​‌‍‍​‌‍ ‌ ​ ‌ ‌​​‍‌‌​ ​ ‌​​‌​ ​ ​ ​ ​ ​ ​ ​ ​‍‌‍‌‍‍‌‌‍‌​​ ‌​ ​​‌‍‌‍‌‍‌‌​ ​​​ ‌‌​ ​‌‌‍‌‍‌‍‌‌​‍ ‌​ ‌​​ ​‌​ ‍​‌‍‌​​‍ ‌​ ‌​‌‍‌​​ ‌‍​ ‍‌​‍ ‌‌‍​‌​ ​ ​ ‌​‌‍​ ​‍ ‌‌‍‌‌‌‍‌‍​ ‌‍​ ‌​​ ‍​‌‍​ ‌‍‌​​ ‌​​ ​‍​ ​‌‌‍​ ​ ‌‌​‍‌‍‌ ‌​‌ ‍‌‌ ​​‌‍‌‌​ ‌‌‍‍​‌‍‌‌‌‍ ​‌ ​​‌‌‌​‌‍ ‌ ​​‌‍‍‌‌‍​ ​‍‌‍‌ ​​‌‍​‌‌ ‌​‌‍‍​​ ‌‌‍​ ‌‍ ‌‍ ‍‌ ‌​‌‍‌‌‌‍ ‍‌ ‌​​‍‌‌​ ‌‌‌​​‍‌‌ ‌‍‍ ‌‍‌‌‌ ‍‌​‍‌‌​ ​ ‌​‌​​‍‌‌​ ​ ‌​‌​​‍‌‌​ ​‍​ ​‍‌‍‌​​ ​‌‌‍​‌‌‍‌‍​ ‌‍​ ​ ‌‍​ ​ ‌​​ ​‍‌‍​‍​ ‌​​ ​​​‍‌‌​ ​‍​ ​‍​‍‌‌​ ‌‌‌​‌​​‍ ‍‌‍​ ‌‍‍​‌‍‍‌‌‍ ​‌‍‌​‌ ​‍‌‍‌‌‌‍ ‍​‍‌‌​ ‌‌‌​​‍‌‌ ‌‍‍ ‌‍‌‌‌ ‍‌​‍‌‌​ ​ ‌​‌​​‍‌‌​ ​ ‌​‌​​‍‌‌​ ​‍​ ​‍​ ‍​‌‍‌‍​ ‍​​ ‌‌​ ​​​ ‌‍‌‍​ ‌‍‌‌​ ‌‍​ ‍‌​ ‌‌​ ‌‍​‍‌‌​ ​‍​ ​‍​‍‌‌​ ‌‌‌​‌​​‍ ‍‌ ‌​‌‍‌‌‌ ‍​‌ ‌​​‍‌‍‌ ​​‌‍‌‌‌ ​‍‌ ​ ‌ ​​‌‍‌‌‌‍​ ‌ ‌​‌‍‍‌‌ ‌‍‌‍‌‌​ ‌‌ ​​‌ ‌‌‌‍​‍‌‍ ​‌‍‍‌‌ ​ ‌‍‍​‌‍‌‌‌‍‌​​‍​‍‌ ‌
19. How do I determine if I am eligible for 10 or 15 year SREC
Qualification Life?​​​​‌ ‍ ​‍​‍‌‍ ‌ ​‍‌‍‍‌‌‍‌ ‌‍‍‌‌‍ ‍​‍​‍​ ‍‍​‍​‍‌ ​ ‌‍​‌‌‍ ‍‌‍‍‌‌ ‌​‌ ‍‌​‍ ‍‌‍‍‌‌‍ ​‍​‍​‍ ​​‍​‍‌‍‍​‌ ​‍‌‍‌‌‌‍‌‍​‍​‍​ ‍‍​‍​‍‌‍‍​‌ ‌​‌ ‌​‌ ​​​ ‍‍​‍ ​‍ ‌‍ ​‌‍ ‌‍​ ‌‍​‌‌‍ ​‌‍‍​‌‍ ‌ ​ ‌ ‌​​ ‍‍​ ​ ​ ​ ​ ​ ​ ​ ​‍ ‌‍‍‌‌‍ ‍‌ ‌​‌‍‌‌‌‍ ‍‌ ‌​​‍ ‌‍‌‌‌‍‌​‌‍‍‌‌ ‌​​‍ ‌‍ ‌‌‍ ‌‍‌​‌‍‌‌​ ‌‌ ​​‌ ​‍‌‍‌‌‌ ​ ‌‍‌‌‌‍ ‍‌ ‌​‌‍​‌‌ ‌​‌‍‍‌‌‍ ‌‍ ‍​ ‍ ‌‍‍‌‌‍‌​​ ‌​ ​​‌‍‌‍‌‍‌‌​ ​​​ ‌‌​ ​‌‌‍‌‍‌‍‌‌​‍ ‌​ ‌​​ ​‌​ ‍​‌‍‌​​‍ ‌​ ‌​‌‍‌​​ ‌‍​ ‍‌​‍ ‌‌‍​‌​ ​ ​ ‌​‌‍​ ​‍ ‌‌‍‌‌‌‍‌‍​ ‌‍​ ‌​​ ‍​‌‍​ ‌‍‌​​ ‌​​ ​‍​ ​‌‌‍​ ​ ‌‌​ ‍ ‌ ‌​‌ ‍‌‌ ​​‌‍‌‌​ ‌‌‍‍​‌‍‌‌‌‍ ​‌ ​​‌‌‌​‌‍ ‌ ​​‌‍‍‌‌‍​ ​ ‍ ‌ ​​‌‍​‌‌ ‌​‌‍‍​​ ‌‌‍​ ‌‍ ‌‍ ‍‌ ‌​‌‍‌‌‌‍ ‍‌ ‌​​‍‌‌​ ‌‌‌​​‍‌‌ ‌‍‍ ‌‍‌‌‌ ‍‌​‍‌‌​ ​ ‌​‌​​‍‌‌​ ​ ‌​‌​​‍‌‌​ ​‍​ ​‍​ ‍​​ ‍‌​ ‌‌​ ‍‌​ ‍‌​ ‌​​ ‌ ​ ‌ ‌‍​‌‌‍​‍‌‍‌‍​ ‍​​‍‌‌​ ​‍​ ​‍​‍‌‌​ ‌‌‌​‌​​‍ ‍‌‍​ ‌‍‍​‌‍‍‌‌‍ ​‌‍‌​‌ ​‍‌‍‌‌‌‍ ‍​‍‌‌​ ‌‌‌​​‍‌‌ ‌‍‍ ‌‍‌‌‌ ‍‌​‍‌‌​ ​ ‌​‌​​‍‌‌​ ​ ‌​‌​​‍‌‌​ ​‍​ ​‍​ ‍​​ ‌‌‌‍‌‍‌‍​‍​ ​‍​ ‌‌‌‍‌‌​ ‌ ​ ​​‌‍‌‍​ ‌ ‌‍​‍​‍‌‌​ ​‍​ ​‍​‍‌‌​ ‌‌‌​‌​​‍ ‍‌ ‌​‌‍‌‌‌ ‍​‌ ‌​​ ‌‍​‍‌‍​‌‌ ​ ‌‍‌‌‌‌‌‌‌ ​‍‌‍ ​​ ‌‌‍‍​‌ ‌​‌ ‌​‌ ​​​‍‌‌​ ​ ‌​​‌​‍‌‌​ ​‍‌​‌‍​‍‌‌​ ​‍‌​‌‍‌‍ ​‌‍ ‌‍​ ‌‍​‌‌‍ ​‌‍‍​‌‍ ‌ ​ ‌ ‌​​‍‌‌​ ​ ‌​​‌​ ​ ​ ​ ​ ​ ​ ​ ​‍‌‍‌‍‍‌‌‍‌​​ ‌​ ​​‌‍‌‍‌‍‌‌​ ​​​ ‌‌​ ​‌‌‍‌‍‌‍‌‌​‍ ‌​ ‌​​ ​‌​ ‍​‌‍‌​​‍ ‌​ ‌​‌‍‌​​ ‌‍​ ‍‌​‍ ‌‌‍​‌​ ​ ​ ‌​‌‍​ ​‍ ‌‌‍‌‌‌‍‌‍​ ‌‍​ ‌​​ ‍​‌‍​ ‌‍‌​​ ‌​​ ​‍​ ​‌‌‍​ ​ ‌‌​‍‌‍‌ ‌​‌ ‍‌‌ ​​‌‍‌‌​ ‌‌‍‍​‌‍‌‌‌‍ ​‌ ​​‌‌‌​‌‍ ‌ ​​‌‍‍‌‌‍​ ​‍‌‍‌ ​​‌‍​‌‌ ‌​‌‍‍​​ ‌‌‍​ ‌‍ ‌‍ ‍‌ ‌​‌‍‌‌‌‍ ‍‌ ‌​​‍‌‌​ ‌‌‌​​‍‌‌ ‌‍‍ ‌‍‌‌‌ ‍‌​‍‌‌​ ​ ‌​‌​​‍‌‌​ ​ ‌​‌​​‍‌‌​ ​‍​ ​‍​ ‍​​ ‍‌​ ‌‌​ ‍‌​ ‍‌​ ‌​​ ‌ ​ ‌ ‌‍​‌‌‍​‍‌‍‌‍​ ‍​​‍‌‌​ ​‍​ ​‍​‍‌‌​ ‌‌‌​‌​​‍ ‍‌‍​ ‌‍‍​‌‍‍‌‌‍ ​‌‍‌​‌ ​‍‌‍‌‌‌‍ ‍​‍‌‌​ ‌‌‌​​‍‌‌ ‌‍‍ ‌‍‌‌‌ ‍‌​‍‌‌​ ​ ‌​‌​​‍‌‌​ ​ ‌​‌​​‍‌‌​ ​‍​ ​‍​ ‍​​ ‌‌‌‍‌‍‌‍​‍​ ​‍​ ‌‌‌‍‌‌​ ‌ ​ ​​‌‍‌‍​ ‌ ‌‍​‍​‍‌‌​ ​‍​ ​‍​‍‌‌​ ‌‌‌​‌​​‍ ‍‌ ‌​‌‍‌‌‌ ‍​‌ ‌​​‍‌‍‌ ​​‌‍‌‌‌ ​‍‌ ​ ‌ ​​‌‍‌‌‌‍​ ‌ ‌​‌‍‍‌‌ ‌‍‌‍‌‌​ ‌‌ ​​‌ ‌‌‌‍​‍‌‍ ​‌‍‍‌‌ ​ ‌‍‍​‌‍‌‌‌‍‌​​‍​‍‌ ‌
The Clean Energy Act, signed by Governor Murphy on May 23,
2018, included the following provision: ​​​​‌ ‍ ​‍​‍‌‍ ‌ ​‍‌‍‍‌‌‍‌ ‌‍‍‌‌‍ ‍​‍​‍​ ‍‍​‍​‍‌ ​ ‌‍​‌‌‍ ‍‌‍‍‌‌ ‌​‌ ‍‌​‍ ‍‌‍‍‌‌‍ ​‍​‍​‍ ​​‍​‍‌‍‍​‌ ​‍‌‍‌‌‌‍‌‍​‍​‍​ ‍‍​‍​‍‌‍‍​‌ ‌​‌ ‌​‌ ​​​ ‍‍​‍ ​‍ ‌‍ ​‌‍ ‌‍​ ‌‍​‌‌‍ ​‌‍‍​‌‍ ‌ ​ ‌ ‌​​ ‍‍​ ​ ​ ​ ​ ​ ​ ​ ​‍ ‌‍‍‌‌‍ ‍‌ ‌​‌‍‌‌‌‍ ‍‌ ‌​​‍ ‌‍‌‌‌‍‌​‌‍‍‌‌ ‌​​‍ ‌‍ ‌‌‍ ‌‍‌​‌‍‌‌​ ‌‌ ​​‌ ​‍‌‍‌‌‌ ​ ‌‍‌‌‌‍ ‍‌ ‌​‌‍​‌‌ ‌​‌‍‍‌‌‍ ‌‍ ‍​ ‍ ‌‍‍‌‌‍‌​​ ‌​ ​​‌‍‌‍‌‍‌‌​ ​​​ ‌‌​ ​‌‌‍‌‍‌‍‌‌​‍ ‌​ ‌​​ ​‌​ ‍​‌‍‌​​‍ ‌​ ‌​‌‍‌​​ ‌‍​ ‍‌​‍ ‌‌‍​‌​ ​ ​ ‌​‌‍​ ​‍ ‌‌‍‌‌‌‍‌‍​ ‌‍​ ‌​​ ‍​‌‍​ ‌‍‌​​ ‌​​ ​‍​ ​‌‌‍​ ​ ‌‌​ ‍ ‌ ‌​‌ ‍‌‌ ​​‌‍‌‌​ ‌‌‍‍​‌‍‌‌‌‍ ​‌ ​​‌‌‌​‌‍ ‌ ​​‌‍‍‌‌‍​ ​ ‍ ‌ ​​‌‍​‌‌ ‌​‌‍‍​​ ‌‌‍​ ‌‍ ‌‍ ‍‌ ‌​‌‍‌‌‌‍ ‍‌ ‌​​‍‌‌​ ‌‌‌​​‍‌‌ ‌‍‍ ‌‍‌‌‌ ‍‌​‍‌‌​ ​ ‌​‌​​‍‌‌​ ​ ‌​‌​​‍‌‌​ ​‍​ ​‍​ ‍​​ ‍‌​ ‌‌​ ‍‌​ ‍‌​ ‌​​ ‌ ​ ‌ ‌‍​‌‌‍​‍‌‍‌‍​ ‍​​‍‌‌​ ​‍​ ​‍​‍‌‌​ ‌‌‌​‌​​‍ ‍‌‍​ ‌‍‍​‌‍‍‌‌‍ ​‌‍‌​‌ ​‍‌‍‌‌‌‍ ‍​‍‌‌​ ‌‌‌​​‍‌‌ ‌‍‍ ‌‍‌‌‌ ‍‌​‍‌‌​ ​ ‌​‌​​‍‌‌​ ​ ‌​‌​​‍‌‌​ ​‍​ ​‍‌‍​‍​ ‌​​ ‌‍‌‍​ ‌‍‌​‌‍​‌​ ​‍​ ‌‍‌‍​‍​ ‌​​ ​​​ ​‍​‍‌‌​ ​‍​ ​‍​‍‌‌​ ‌‌‌​‌​​‍ ‍‌ ‌​‌‍‌‌‌ ‍​‌ ‌​​ ‌‍​‍‌‍​‌‌ ​ ‌‍‌‌‌‌‌‌‌ ​‍‌‍ ​​ ‌‌‍‍​‌ ‌​‌ ‌​‌ ​​​‍‌‌​ ​ ‌​​‌​‍‌‌​ ​‍‌​‌‍​‍‌‌​ ​‍‌​‌‍‌‍ ​‌‍ ‌‍​ ‌‍​‌‌‍ ​‌‍‍​‌‍ ‌ ​ ‌ ‌​​‍‌‌​ ​ ‌​​‌​ ​ ​ ​ ​ ​ ​ ​ ​‍‌‍‌‍‍‌‌‍‌​​ ‌​ ​​‌‍‌‍‌‍‌‌​ ​​​ ‌‌​ ​‌‌‍‌‍‌‍‌‌​‍ ‌​ ‌​​ ​‌​ ‍​‌‍‌​​‍ ‌​ ‌​‌‍‌​​ ‌‍​ ‍‌​‍ ‌‌‍​‌​ ​ ​ ‌​‌‍​ ​‍ ‌‌‍‌‌‌‍‌‍​ ‌‍​ ‌​​ ‍​‌‍​ ‌‍‌​​ ‌​​ ​‍​ ​‌‌‍​ ​ ‌‌​‍‌‍‌ ‌​‌ ‍‌‌ ​​‌‍‌‌​ ‌‌‍‍​‌‍‌‌‌‍ ​‌ ​​‌‌‌​‌‍ ‌ ​​‌‍‍‌‌‍​ ​‍‌‍‌ ​​‌‍​‌‌ ‌​‌‍‍​​ ‌‌‍​ ‌‍ ‌‍ ‍‌ ‌​‌‍‌‌‌‍ ‍‌ ‌​​‍‌‌​ ‌‌‌​​‍‌‌ ‌‍‍ ‌‍‌‌‌ ‍‌​‍‌‌​ ​ ‌​‌​​‍‌‌​ ​ ‌​‌​​‍‌‌​ ​‍​ ​‍​ ‍​​ ‍‌​ ‌‌​ ‍‌​ ‍‌​ ‌​​ ‌ ​ ‌ ‌‍​‌‌‍​‍‌‍‌‍​ ‍​​‍‌‌​ ​‍​ ​‍​‍‌‌​ ‌‌‌​‌​​‍ ‍‌‍​ ‌‍‍​‌‍‍‌‌‍ ​‌‍‌​‌ ​‍‌‍‌‌‌‍ ‍​‍‌‌​ ‌‌‌​​‍‌‌ ‌‍‍ ‌‍‌‌‌ ‍‌​‍‌‌​ ​ ‌​‌​​‍‌‌​ ​ ‌​‌​​‍‌‌​ ​‍​ ​‍‌‍​‍​ ‌​​ ‌‍‌‍​ ‌‍‌​‌‍​‌​ ​‍​ ‌‍‌‍​‍​ ‌​​ ​​​ ​‍​‍‌‌​ ​‍​ ​‍​‍‌‌​ ‌‌‌​‌​​‍ ‍‌ ‌​‌‍‌‌‌ ‍​‌ ‌​​‍‌‍‌ ​​‌‍‌‌‌ ​‍‌ ​ ‌ ​​‌‍‌‌‌‍​ ‌ ‌​‌‍‍‌‌ ‌‍‌‍‌‌​ ‌‌ ​​‌ ‌‌‌‍​‍‌‍ ​‌‍‍‌‌ ​ ‌‍‍​‌‍‌‌‌‍‌​​‍​‍‌ ‌ "For all applications for
designation as connected to the distribution system of a solar
electric power generation facility filed with the Board after the date
of enactment of P.L. 2018 c. 17 (C. 48:3-87.8 et al.) the SREC term
shall be 10 years."​​​​‌ ‍ ​‍​‍‌‍ ‌ ​‍‌‍‍‌‌‍‌ ‌‍‍‌‌‍ ‍​‍​‍​ ‍‍​‍​‍‌ ​ ‌‍​‌‌‍ ‍‌‍‍‌‌ ‌​‌ ‍‌​‍ ‍‌‍‍‌‌‍ ​‍​‍​‍ ​​‍​‍‌‍‍​‌ ​‍‌‍‌‌‌‍‌‍​‍​‍​ ‍‍​‍​‍‌‍‍​‌ ‌​‌ ‌​‌ ​​​ ‍‍​‍ ​‍ ‌‍ ​‌‍ ‌‍​ ‌‍​‌‌‍ ​‌‍‍​‌‍ ‌ ​ ‌ ‌​​ ‍‍​ ​ ​ ​ ​ ​ ​ ​ ​‍ ‌‍‍‌‌‍ ‍‌ ‌​‌‍‌‌‌‍ ‍‌ ‌​​‍ ‌‍‌‌‌‍‌​‌‍‍‌‌ ‌​​‍ ‌‍ ‌‌‍ ‌‍‌​‌‍‌‌​ ‌‌ ​​‌ ​‍‌‍‌‌‌ ​ ‌‍‌‌‌‍ ‍‌ ‌​‌‍​‌‌ ‌​‌‍‍‌‌‍ ‌‍ ‍​ ‍ ‌‍‍‌‌‍‌​​ ‌​ ​​‌‍‌‍‌‍‌‌​ ​​​ ‌‌​ ​‌‌‍‌‍‌‍‌‌​‍ ‌​ ‌​​ ​‌​ ‍​‌‍‌​​‍ ‌​ ‌​‌‍‌​​ ‌‍​ ‍‌​‍ ‌‌‍​‌​ ​ ​ ‌​‌‍​ ​‍ ‌‌‍‌‌‌‍‌‍​ ‌‍​ ‌​​ ‍​‌‍​ ‌‍‌​​ ‌​​ ​‍​ ​‌‌‍​ ​ ‌‌​ ‍ ‌ ‌​‌ ‍‌‌ ​​‌‍‌‌​ ‌‌‍‍​‌‍‌‌‌‍ ​‌ ​​‌‌‌​‌‍ ‌ ​​‌‍‍‌‌‍​ ​ ‍ ‌ ​​‌‍​‌‌ ‌​‌‍‍​​ ‌‌‍​ ‌‍ ‌‍ ‍‌ ‌​‌‍‌‌‌‍ ‍‌ ‌​​‍‌‌​ ‌‌‌​​‍‌‌ ‌‍‍ ‌‍‌‌‌ ‍‌​‍‌‌​ ​ ‌​‌​​‍‌‌​ ​ ‌​‌​​‍‌‌​ ​‍​ ​‍​ ‍​​ ‍‌​ ‌‌​ ‍‌​ ‍‌​ ‌​​ ‌ ​ ‌ ‌‍​‌‌‍​‍‌‍‌‍​ ‍​​‍‌‌​ ​‍​ ​‍​‍‌‌​ ‌‌‌​‌​​‍ ‍‌‍​ ‌‍‍​‌‍‍‌‌‍ ​‌‍‌​‌ ​‍‌‍‌‌‌‍ ‍​‍‌‌​ ‌‌‌​​‍‌‌ ‌‍‍ ‌‍‌‌‌ ‍‌​‍‌‌​ ​ ‌​‌​​‍‌‌​ ​ ‌​‌​​‍‌‌​ ​‍​ ​‍​ ‍‌​ ​‌‌‍​‌‌‍‌‌​ ‍‌‌‍​‍​ ‍​​ ​‌‌‍​‍​ ​ ​ ‍​‌‍‌‍​‍‌‌​ ​‍​ ​‍​‍‌‌​ ‌‌‌​‌​​‍ ‍‌ ‌​‌‍‌‌‌ ‍​‌ ‌​​ ‌‍​‍‌‍​‌‌ ​ ‌‍‌‌‌‌‌‌‌ ​‍‌‍ ​​ ‌‌‍‍​‌ ‌​‌ ‌​‌ ​​​‍‌‌​ ​ ‌​​‌​‍‌‌​ ​‍‌​‌‍​‍‌‌​ ​‍‌​‌‍‌‍ ​‌‍ ‌‍​ ‌‍​‌‌‍ ​‌‍‍​‌‍ ‌ ​ ‌ ‌​​‍‌‌​ ​ ‌​​‌​ ​ ​ ​ ​ ​ ​ ​ ​‍‌‍‌‍‍‌‌‍‌​​ ‌​ ​​‌‍‌‍‌‍‌‌​ ​​​ ‌‌​ ​‌‌‍‌‍‌‍‌‌​‍ ‌​ ‌​​ ​‌​ ‍​‌‍‌​​‍ ‌​ ‌​‌‍‌​​ ‌‍​ ‍‌​‍ ‌‌‍​‌​ ​ ​ ‌​‌‍​ ​‍ ‌‌‍‌‌‌‍‌‍​ ‌‍​ ‌​​ ‍​‌‍​ ‌‍‌​​ ‌​​ ​‍​ ​‌‌‍​ ​ ‌‌​‍‌‍‌ ‌​‌ ‍‌‌ ​​‌‍‌‌​ ‌‌‍‍​‌‍‌‌‌‍ ​‌ ​​‌‌‌​‌‍ ‌ ​​‌‍‍‌‌‍​ ​‍‌‍‌ ​​‌‍​‌‌ ‌​‌‍‍​​ ‌‌‍​ ‌‍ ‌‍ ‍‌ ‌​‌‍‌‌‌‍ ‍‌ ‌​​‍‌‌​ ‌‌‌​​‍‌‌ ‌‍‍ ‌‍‌‌‌ ‍‌​‍‌‌​ ​ ‌​‌​​‍‌‌​ ​ ‌​‌​​‍‌‌​ ​‍​ ​‍​ ‍​​ ‍‌​ ‌‌​ ‍‌​ ‍‌​ ‌​​ ‌ ​ ‌ ‌‍​‌‌‍​‍‌‍‌‍​ ‍​​‍‌‌​ ​‍​ ​‍​‍‌‌​ ‌‌‌​‌​​‍ ‍‌‍​ ‌‍‍​‌‍‍‌‌‍ ​‌‍‌​‌ ​‍‌‍‌‌‌‍ ‍​‍‌‌​ ‌‌‌​​‍‌‌ ‌‍‍ ‌‍‌‌‌ ‍‌​‍‌‌​ ​ ‌​‌​​‍‌‌​ ​ ‌​‌​​‍‌‌​ ​‍​ ​‍​ ‍‌​ ​‌‌‍​‌‌‍‌‌​ ‍‌‌‍​‍​ ‍​​ ​‌‌‍​‍​ ​ ​ ‍​‌‍‌‍​‍‌‌​ ​‍​ ​‍​‍‌‌​ ‌‌‌​‌​​‍ ‍‌ ‌​‌‍‌‌‌ ‍​‌ ‌​​‍‌‍‌ ​​‌‍‌‌‌ ​‍‌ ​ ‌ ​​‌‍‌‌‌‍​ ‌ ‌​‌‍‍‌‌ ‌‍‌‍‌‌​ ‌‌ ​​‌ ‌‌‌‍​‍‌‍ ​‌‍‍‌‌ ​ ‌‍‍​‌‍‌‌‌‍‌​​‍​‍‌ ‌ L. 2018, c. 17, 2(d)(3).​​​​‌ ‍ ​‍​‍‌‍ ‌ ​‍‌‍‍‌‌‍‌ ‌‍‍‌‌‍ ‍​‍​‍​ ‍‍​‍​‍‌ ​ ‌‍​‌‌‍ ‍‌‍‍‌‌ ‌​‌ ‍‌​‍ ‍‌‍‍‌‌‍ ​‍​‍​‍ ​​‍​‍‌‍‍​‌ ​‍‌‍‌‌‌‍‌‍​‍​‍​ ‍‍​‍​‍‌‍‍​‌ ‌​‌ ‌​‌ ​​​ ‍‍​‍ ​‍ ‌‍ ​‌‍ ‌‍​ ‌‍​‌‌‍ ​‌‍‍​‌‍ ‌ ​ ‌ ‌​​ ‍‍​ ​ ​ ​ ​ ​ ​ ​ ​‍ ‌‍‍‌‌‍ ‍‌ ‌​‌‍‌‌‌‍ ‍‌ ‌​​‍ ‌‍‌‌‌‍‌​‌‍‍‌‌ ‌​​‍ ‌‍ ‌‌‍ ‌‍‌​‌‍‌‌​ ‌‌ ​​‌ ​‍‌‍‌‌‌ ​ ‌‍‌‌‌‍ ‍‌ ‌​‌‍​‌‌ ‌​‌‍‍‌‌‍ ‌‍ ‍​ ‍ ‌‍‍‌‌‍‌​​ ‌​ ​​‌‍‌‍‌‍‌‌​ ​​​ ‌‌​ ​‌‌‍‌‍‌‍‌‌​‍ ‌​ ‌​​ ​‌​ ‍​‌‍‌​​‍ ‌​ ‌​‌‍‌​​ ‌‍​ ‍‌​‍ ‌‌‍​‌​ ​ ​ ‌​‌‍​ ​‍ ‌‌‍‌‌‌‍‌‍​ ‌‍​ ‌​​ ‍​‌‍​ ‌‍‌​​ ‌​​ ​‍​ ​‌‌‍​ ​ ‌‌​ ‍ ‌ ‌​‌ ‍‌‌ ​​‌‍‌‌​ ‌‌‍‍​‌‍‌‌‌‍ ​‌ ​​‌‌‌​‌‍ ‌ ​​‌‍‍‌‌‍​ ​ ‍ ‌ ​​‌‍​‌‌ ‌​‌‍‍​​ ‌‌‍​ ‌‍ ‌‍ ‍‌ ‌​‌‍‌‌‌‍ ‍‌ ‌​​‍‌‌​ ‌‌‌​​‍‌‌ ‌‍‍ ‌‍‌‌‌ ‍‌​‍‌‌​ ​ ‌​‌​​‍‌‌​ ​ ‌​‌​​‍‌‌​ ​‍​ ​‍​ ‍​​ ‍‌​ ‌‌​ ‍‌​ ‍‌​ ‌​​ ‌ ​ ‌ ‌‍​‌‌‍​‍‌‍‌‍​ ‍​​‍‌‌​ ​‍​ ​‍​‍‌‌​ ‌‌‌​‌​​‍ ‍‌‍​ ‌‍‍​‌‍‍‌‌‍ ​‌‍‌​‌ ​‍‌‍‌‌‌‍ ‍​‍‌‌​ ‌‌‌​​‍‌‌ ‌‍‍ ‌‍‌‌‌ ‍‌​‍‌‌​ ​ ‌​‌​​‍‌‌​ ​ ‌​‌​​‍‌‌​ ​‍​ ​‍‌‍‌​‌‍‌‍‌‍​‌‌‍‌‌‌‍​‌​ ​‍​ ‌ ​ ‌‌​ ‌ ‌‍‌‍​ ‌​‌‍‌‍​‍‌‌​ ​‍​ ​‍​‍‌‌​ ‌‌‌​‌​​‍ ‍‌ ‌​‌‍‌‌‌ ‍​‌ ‌​​ ‌‍​‍‌‍​‌‌ ​ ‌‍‌‌‌‌‌‌‌ ​‍‌‍ ​​ ‌‌‍‍​‌ ‌​‌ ‌​‌ ​​​‍‌‌​ ​ ‌​​‌​‍‌‌​ ​‍‌​‌‍​‍‌‌​ ​‍‌​‌‍‌‍ ​‌‍ ‌‍​ ‌‍​‌‌‍ ​‌‍‍​‌‍ ‌ ​ ‌ ‌​​‍‌‌​ ​ ‌​​‌​ ​ ​ ​ ​ ​ ​ ​ ​‍‌‍‌‍‍‌‌‍‌​​ ‌​ ​​‌‍‌‍‌‍‌‌​ ​​​ ‌‌​ ​‌‌‍‌‍‌‍‌‌​‍ ‌​ ‌​​ ​‌​ ‍​‌‍‌​​‍ ‌​ ‌​‌‍‌​​ ‌‍​ ‍‌​‍ ‌‌‍​‌​ ​ ​ ‌​‌‍​ ​‍ ‌‌‍‌‌‌‍‌‍​ ‌‍​ ‌​​ ‍​‌‍​ ‌‍‌​​ ‌​​ ​‍​ ​‌‌‍​ ​ ‌‌​‍‌‍‌ ‌​‌ ‍‌‌ ​​‌‍‌‌​ ‌‌‍‍​‌‍‌‌‌‍ ​‌ ​​‌‌‌​‌‍ ‌ ​​‌‍‍‌‌‍​ ​‍‌‍‌ ​​‌‍​‌‌ ‌​‌‍‍​​ ‌‌‍​ ‌‍ ‌‍ ‍‌ ‌​‌‍‌‌‌‍ ‍‌ ‌​​‍‌‌​ ‌‌‌​​‍‌‌ ‌‍‍ ‌‍‌‌‌ ‍‌​‍‌‌​ ​ ‌​‌​​‍‌‌​ ​ ‌​‌​​‍‌‌​ ​‍​ ​‍​ ‍​​ ‍‌​ ‌‌​ ‍‌​ ‍‌​ ‌​​ ‌ ​ ‌ ‌‍​‌‌‍​‍‌‍‌‍​ ‍​​‍‌‌​ ​‍​ ​‍​‍‌‌​ ‌‌‌​‌​​‍ ‍‌‍​ ‌‍‍​‌‍‍‌‌‍ ​‌‍‌​‌ ​‍‌‍‌‌‌‍ ‍​‍‌‌​ ‌‌‌​​‍‌‌ ‌‍‍ ‌‍‌‌‌ ‍‌​‍‌‌​ ​ ‌​‌​​‍‌‌​ ​ ‌​‌​​‍‌‌​ ​‍​ ​‍‌‍‌​‌‍‌‍‌‍​‌‌‍‌‌‌‍​‌​ ​‍​ ‌ ​ ‌‌​ ‌ ‌‍‌‍​ ‌​‌‍‌‍​‍‌‌​ ​‍​ ​‍​‍‌‌​ ‌‌‌​‌​​‍ ‍‌ ‌​‌‍‌‌‌ ‍​‌ ‌​​‍‌‍‌ ​​‌‍‌‌‌ ​‍‌ ​ ‌ ​​‌‍‌‌‌‍​ ‌ ‌​‌‍‍‌‌ ‌‍‌‍‌‌​ ‌‌ ​​‌ ‌‌‌‍​‍‌‍ ​‌‍‍‌‌ ​ ‌‍‍​‌‍‌‌‌‍‌​​‍​‍‌ ‌
On October 29, 2018 the New Jersey Board of Public Utilities
clarified the language above as follows: NJ SREC Update:
Implementation of New 10-year SREC Term ​​​​‌ ‍ ​‍​‍‌‍ ‌ ​‍‌‍‍‌‌‍‌ ‌‍‍‌‌‍ ‍​‍​‍​ ‍‍​‍​‍‌ ​ ‌‍​‌‌‍ ‍‌‍‍‌‌ ‌​‌ ‍‌​‍ ‍‌‍‍‌‌‍ ​‍​‍​‍ ​​‍​‍‌‍‍​‌ ​‍‌‍‌‌‌‍‌‍​‍​‍​ ‍‍​‍​‍‌‍‍​‌ ‌​‌ ‌​‌ ​​​ ‍‍​‍ ​‍ ‌‍ ​‌‍ ‌‍​ ‌‍​‌‌‍ ​‌‍‍​‌‍ ‌ ​ ‌ ‌​​ ‍‍​ ​ ​ ​ ​ ​ ​ ​ ​‍ ‌‍‍‌‌‍ ‍‌ ‌​‌‍‌‌‌‍ ‍‌ ‌​​‍ ‌‍‌‌‌‍‌​‌‍‍‌‌ ‌​​‍ ‌‍ ‌‌‍ ‌‍‌​‌‍‌‌​ ‌‌ ​​‌ ​‍‌‍‌‌‌ ​ ‌‍‌‌‌‍ ‍‌ ‌​‌‍​‌‌ ‌​‌‍‍‌‌‍ ‌‍ ‍​ ‍ ‌‍‍‌‌‍‌​​ ‌​ ​​‌‍‌‍‌‍‌‌​ ​​​ ‌‌​ ​‌‌‍‌‍‌‍‌‌​‍ ‌​ ‌​​ ​‌​ ‍​‌‍‌​​‍ ‌​ ‌​‌‍‌​​ ‌‍​ ‍‌​‍ ‌‌‍​‌​ ​ ​ ‌​‌‍​ ​‍ ‌‌‍‌‌‌‍‌‍​ ‌‍​ ‌​​ ‍​‌‍​ ‌‍‌​​ ‌​​ ​‍​ ​‌‌‍​ ​ ‌‌​ ‍ ‌ ‌​‌ ‍‌‌ ​​‌‍‌‌​ ‌‌‍‍​‌‍‌‌‌‍ ​‌ ​​‌‌‌​‌‍ ‌ ​​‌‍‍‌‌‍​ ​ ‍ ‌ ​​‌‍​‌‌ ‌​‌‍‍​​ ‌‌‍​ ‌‍ ‌‍ ‍‌ ‌​‌‍‌‌‌‍ ‍‌ ‌​​‍‌‌​ ‌‌‌​​‍‌‌ ‌‍‍ ‌‍‌‌‌ ‍‌​‍‌‌​ ​ ‌​‌​​‍‌‌​ ​ ‌​‌​​‍‌‌​ ​‍​ ​‍​ ​​​ ‍‌​ ​ ​ ​ ‌‍‌​​ ​​‌‍​‌‌‍‌‍​ ​ ​ ‌​‌‍‌‍​ ​​​‍‌‌​ ​‍​ ​‍​‍‌‌​ ‌‌‌​‌​​‍ ‍‌‍​ ‌‍‍​‌‍‍‌‌‍ ​‌‍‌​‌ ​‍‌‍‌‌‌‍ ‍​‍‌‌​ ‌‌‌​​‍‌‌ ‌‍‍ ‌‍‌‌‌ ‍‌​‍‌‌​ ​ ‌​‌​​‍‌‌​ ​ ‌​‌​​‍‌‌​ ​‍​ ​‍​ ‍​‌‍​ ​ ‍‌‌‍‌‌​ ‌ ​ ​​​ ‌‌‌‍‌​​ ‌‌‌‍​‌​ ‍​​ ‍‌​‍‌‌​ ​‍​ ​‍​‍‌‌​ ‌‌‌​‌​​‍ ‍‌ ‌​‌‍‌‌‌ ‍​‌ ‌​​ ‌‍​‍‌‍​‌‌ ​ ‌‍‌‌‌‌‌‌‌ ​‍‌‍ ​​ ‌‌‍‍​‌ ‌​‌ ‌​‌ ​​​‍‌‌​ ​ ‌​​‌​‍‌‌​ ​‍‌​‌‍​‍‌‌​ ​‍‌​‌‍‌‍ ​‌‍ ‌‍​ ‌‍​‌‌‍ ​‌‍‍​‌‍ ‌ ​ ‌ ‌​​‍‌‌​ ​ ‌​​‌​ ​ ​ ​ ​ ​ ​ ​ ​‍‌‍‌‍‍‌‌‍‌​​ ‌​ ​​‌‍‌‍‌‍‌‌​ ​​​ ‌‌​ ​‌‌‍‌‍‌‍‌‌​‍ ‌​ ‌​​ ​‌​ ‍​‌‍‌​​‍ ‌​ ‌​‌‍‌​​ ‌‍​ ‍‌​‍ ‌‌‍​‌​ ​ ​ ‌​‌‍​ ​‍ ‌‌‍‌‌‌‍‌‍​ ‌‍​ ‌​​ ‍​‌‍​ ‌‍‌​​ ‌​​ ​‍​ ​‌‌‍​ ​ ‌‌​‍‌‍‌ ‌​‌ ‍‌‌ ​​‌‍‌‌​ ‌‌‍‍​‌‍‌‌‌‍ ​‌ ​​‌‌‌​‌‍ ‌ ​​‌‍‍‌‌‍​ ​‍‌‍‌ ​​‌‍​‌‌ ‌​‌‍‍​​ ‌‌‍​ ‌‍ ‌‍ ‍‌ ‌​‌‍‌‌‌‍ ‍‌ ‌​​‍‌‌​ ‌‌‌​​‍‌‌ ‌‍‍ ‌‍‌‌‌ ‍‌​‍‌‌​ ​ ‌​‌​​‍‌‌​ ​ ‌​‌​​‍‌‌​ ​‍​ ​‍​ ​​​ ‍‌​ ​ ​ ​ ‌‍‌​​ ​​‌‍​‌‌‍‌‍​ ​ ​ ‌​‌‍‌‍​ ​​​‍‌‌​ ​‍​ ​‍​‍‌‌​ ‌‌‌​‌​​‍ ‍‌‍​ ‌‍‍​‌‍‍‌‌‍ ​‌‍‌​‌ ​‍‌‍‌‌‌‍ ‍​‍‌‌​ ‌‌‌​​‍‌‌ ‌‍‍ ‌‍‌‌‌ ‍‌​‍‌‌​ ​ ‌​‌​​‍‌‌​ ​ ‌​‌​​‍‌‌​ ​‍​ ​‍​ ‍​‌‍​ ​ ‍‌‌‍‌‌​ ‌ ​ ​​​ ‌‌‌‍‌​​ ‌‌‌‍​‌​ ‍​​ ‍‌​‍‌‌​ ​‍​ ​‍​‍‌‌​ ‌‌‌​‌​​‍ ‍‌ ‌​‌‍‌‌‌ ‍​‌ ‌​​‍‌‍‌ ​​‌‍‌‌‌ ​‍‌ ​ ‌ ​​‌‍‌‌‌‍​ ‌ ‌​‌‍‍‌‌ ‌‍‌‍‌‌​ ‌‌ ​​‌ ‌‌‌‍​‍‌‍ ​‌‍‍‌‌ ​ ‌‍‍​‌‍‌‌‌‍‌​​‍​‍‌ ‌
available here​​​​‌ ‍ ​‍​‍‌‍ ‌ ​‍‌‍‍‌‌‍‌ ‌‍‍‌‌‍ ‍​‍​‍​ ‍‍​‍​‍‌ ​ ‌‍​‌‌‍ ‍‌‍‍‌‌ ‌​‌ ‍‌​‍ ‍‌‍‍‌‌‍ ​‍​‍​‍ ​​‍​‍‌‍‍​‌ ​‍‌‍‌‌‌‍‌‍​‍​‍​ ‍‍​‍​‍‌‍‍​‌ ‌​‌ ‌​‌ ​​​ ‍‍​‍ ​‍ ‌‍ ​‌‍ ‌‍​ ‌‍​‌‌‍ ​‌‍‍​‌‍ ‌ ​ ‌ ‌​​ ‍‍​ ​ ​ ​ ​ ​ ​ ​ ​‍ ‌‍‍‌‌‍ ‍‌ ‌​‌‍‌‌‌‍ ‍‌ ‌​​‍ ‌‍‌‌‌‍‌​‌‍‍‌‌ ‌​​‍ ‌‍ ‌‌‍ ‌‍‌​‌‍‌‌​ ‌‌ ​​‌ ​‍‌‍‌‌‌ ​ ‌‍‌‌‌‍ ‍‌ ‌​‌‍​‌‌ ‌​‌‍‍‌‌‍ ‌‍ ‍​ ‍ ‌‍‍‌‌‍‌​​ ‌​ ​​‌‍‌‍‌‍‌‌​ ​​​ ‌‌​ ​‌‌‍‌‍‌‍‌‌​‍ ‌​ ‌​​ ​‌​ ‍​‌‍‌​​‍ ‌​ ‌​‌‍‌​​ ‌‍​ ‍‌​‍ ‌‌‍​‌​ ​ ​ ‌​‌‍​ ​‍ ‌‌‍‌‌‌‍‌‍​ ‌‍​ ‌​​ ‍​‌‍​ ‌‍‌​​ ‌​​ ​‍​ ​‌‌‍​ ​ ‌‌​ ‍ ‌ ‌​‌ ‍‌‌ ​​‌‍‌‌​ ‌‌‍‍​‌‍‌‌‌‍ ​‌ ​​‌‌‌​‌‍ ‌ ​​‌‍‍‌‌‍​ ​ ‍ ‌ ​​‌‍​‌‌ ‌​‌‍‍​​ ‌‌‍​ ‌‍ ‌‍ ‍‌ ‌​‌‍‌‌‌‍ ‍‌ ‌​​‍‌‌​ ‌‌‌​​‍‌‌ ‌‍‍ ‌‍‌‌‌ ‍‌​‍‌‌​ ​ ‌​‌​​‍‌‌​ ​ ‌​‌​​‍‌‌​ ​‍​ ​‍​ ​​​ ‍‌​ ​ ​ ​ ‌‍‌​​ ​​‌‍​‌‌‍‌‍​ ​ ​ ‌​‌‍‌‍​ ​​​‍‌‌​ ​‍​ ​‍​‍‌‌​ ‌‌‌​‌​​‍ ‍‌‍​ ‌‍‍​‌‍‍‌‌‍ ​‌‍‌​‌ ​‍‌‍‌‌‌‍ ‍​‍‌‌​ ‌‌‌​​‍‌‌ ‌‍‍ ‌‍‌‌‌ ‍‌​‍‌‌​ ​ ‌​‌​​‍‌‌​ ​ ‌​‌​​‍‌‌​ ​‍​ ​‍​ ​​​ ‌ ​ ​ ‌‍​‍​ ​‍‌‍‌​‌‍‌‍​ ​ ​ ‍‌​ ‍​​ ‌‍‌‍‌‌​‍‌‌​ ​‍​ ​‍​‍‌‌​ ‌‌‌​‌​​‍ ‍‌ ‌​‌‍‌‌‌ ‍​‌ ‌​​ ‌‍​‍‌‍​‌‌ ​ ‌‍‌‌‌‌‌‌‌ ​‍‌‍ ​​ ‌‌‍‍​‌ ‌​‌ ‌​‌ ​​​‍‌‌​ ​ ‌​​‌​‍‌‌​ ​‍‌​‌‍​‍‌‌​ ​‍‌​‌‍‌‍ ​‌‍ ‌‍​ ‌‍​‌‌‍ ​‌‍‍​‌‍ ‌ ​ ‌ ‌​​‍‌‌​ ​ ‌​​‌​ ​ ​ ​ ​ ​ ​ ​ ​‍‌‍‌‍‍‌‌‍‌​​ ‌​ ​​‌‍‌‍‌‍‌‌​ ​​​ ‌‌​ ​‌‌‍‌‍‌‍‌‌​‍ ‌​ ‌​​ ​‌​ ‍​‌‍‌​​‍ ‌​ ‌​‌‍‌​​ ‌‍​ ‍‌​‍ ‌‌‍​‌​ ​ ​ ‌​‌‍​ ​‍ ‌‌‍‌‌‌‍‌‍​ ‌‍​ ‌​​ ‍​‌‍​ ‌‍‌​​ ‌​​ ​‍​ ​‌‌‍​ ​ ‌‌​‍‌‍‌ ‌​‌ ‍‌‌ ​​‌‍‌‌​ ‌‌‍‍​‌‍‌‌‌‍ ​‌ ​​‌‌‌​‌‍ ‌ ​​‌‍‍‌‌‍​ ​‍‌‍‌ ​​‌‍​‌‌ ‌​‌‍‍​​ ‌‌‍​ ‌‍ ‌‍ ‍‌ ‌​‌‍‌‌‌‍ ‍‌ ‌​​‍‌‌​ ‌‌‌​​‍‌‌ ‌‍‍ ‌‍‌‌‌ ‍‌​‍‌‌​ ​ ‌​‌​​‍‌‌​ ​ ‌​‌​​‍‌‌​ ​‍​ ​‍​ ​​​ ‍‌​ ​ ​ ​ ‌‍‌​​ ​​‌‍​‌‌‍‌‍​ ​ ​ ‌​‌‍‌‍​ ​​​‍‌‌​ ​‍​ ​‍​‍‌‌​ ‌‌‌​‌​​‍ ‍‌‍​ ‌‍‍​‌‍‍‌‌‍ ​‌‍‌​‌ ​‍‌‍‌‌‌‍ ‍​‍‌‌​ ‌‌‌​​‍‌‌ ‌‍‍ ‌‍‌‌‌ ‍‌​‍‌‌​ ​ ‌​‌​​‍‌‌​ ​ ‌​‌​​‍‌‌​ ​‍​ ​‍​ ​​​ ‌ ​ ​ ‌‍​‍​ ​‍‌‍‌​‌‍‌‍​ ​ ​ ‍‌​ ‍​​ ‌‍‌‍‌‌​‍‌‌​ ​‍​ ​‍​‍‌‌​ ‌‌‌​‌​​‍ ‍‌ ‌​‌‍‌‌‌ ‍​‌ ‌​​‍‌‍‌ ​​‌‍‌‌‌ ​‍‌ ​ ‌ ​​‌‍‌‌‌‍​ ‌ ‌​‌‍‍‌‌ ‌‍‌‍‌‌​ ‌‌ ​​‌ ‌‌‌‍​‍‌‍ ​‌‍‍‌‌ ​ ‌‍‍​‌‍‌‌‌‍‌​​‍​‍‌ ‌.​​​​‌ ‍ ​‍​‍‌‍ ‌ ​‍‌‍‍‌‌‍‌ ‌‍‍‌‌‍ ‍​‍​‍​ ‍‍​‍​‍‌ ​ ‌‍​‌‌‍ ‍‌‍‍‌‌ ‌​‌ ‍‌​‍ ‍‌‍‍‌‌‍ ​‍​‍​‍ ​​‍​‍‌‍‍​‌ ​‍‌‍‌‌‌‍‌‍​‍​‍​ ‍‍​‍​‍‌‍‍​‌ ‌​‌ ‌​‌ ​​​ ‍‍​‍ ​‍ ‌‍ ​‌‍ ‌‍​ ‌‍​‌‌‍ ​‌‍‍​‌‍ ‌ ​ ‌ ‌​​ ‍‍​ ​ ​ ​ ​ ​ ​ ​ ​‍ ‌‍‍‌‌‍ ‍‌ ‌​‌‍‌‌‌‍ ‍‌ ‌​​‍ ‌‍‌‌‌‍‌​‌‍‍‌‌ ‌​​‍ ‌‍ ‌‌‍ ‌‍‌​‌‍‌‌​ ‌‌ ​​‌ ​‍‌‍‌‌‌ ​ ‌‍‌‌‌‍ ‍‌ ‌​‌‍​‌‌ ‌​‌‍‍‌‌‍ ‌‍ ‍​ ‍ ‌‍‍‌‌‍‌​​ ‌​ ​​‌‍‌‍‌‍‌‌​ ​​​ ‌‌​ ​‌‌‍‌‍‌‍‌‌​‍ ‌​ ‌​​ ​‌​ ‍​‌‍‌​​‍ ‌​ ‌​‌‍‌​​ ‌‍​ ‍‌​‍ ‌‌‍​‌​ ​ ​ ‌​‌‍​ ​‍ ‌‌‍‌‌‌‍‌‍​ ‌‍​ ‌​​ ‍​‌‍​ ‌‍‌​​ ‌​​ ​‍​ ​‌‌‍​ ​ ‌‌​ ‍ ‌ ‌​‌ ‍‌‌ ​​‌‍‌‌​ ‌‌‍‍​‌‍‌‌‌‍ ​‌ ​​‌‌‌​‌‍ ‌ ​​‌‍‍‌‌‍​ ​ ‍ ‌ ​​‌‍​‌‌ ‌​‌‍‍​​ ‌‌‍​ ‌‍ ‌‍ ‍‌ ‌​‌‍‌‌‌‍ ‍‌ ‌​​‍‌‌​ ‌‌‌​​‍‌‌ ‌‍‍ ‌‍‌‌‌ ‍‌​‍‌‌​ ​ ‌​‌​​‍‌‌​ ​ ‌​‌​​‍‌‌​ ​‍​ ​‍​ ​​​ ‍‌​ ​ ​ ​ ‌‍‌​​ ​​‌‍​‌‌‍‌‍​ ​ ​ ‌​‌‍‌‍​ ​​​‍‌‌​ ​‍​ ​‍​‍‌‌​ ‌‌‌​‌​​‍ ‍‌‍​ ‌‍‍​‌‍‍‌‌‍ ​‌‍‌​‌ ​‍‌‍‌‌‌‍ ‍​‍‌‌​ ‌‌‌​​‍‌‌ ‌‍‍ ‌‍‌‌‌ ‍‌​‍‌‌​ ​ ‌​‌​​‍‌‌​ ​ ‌​‌​​‍‌‌​ ​‍​ ​‍‌‍​ ​ ‌ ​ ‌ ‌‍‌​‌‍‌‌​ ​‍‌‍‌‌‌‍​‍​ ​‌‌‍‌‍​ ‌ ​ ‍​​‍‌‌​ ​‍​ ​‍​‍‌‌​ ‌‌‌​‌​​‍ ‍‌ ‌​‌‍‌‌‌ ‍​‌ ‌​​ ‌‍​‍‌‍​‌‌ ​ ‌‍‌‌‌‌‌‌‌ ​‍‌‍ ​​ ‌‌‍‍​‌ ‌​‌ ‌​‌ ​​​‍‌‌​ ​ ‌​​‌​‍‌‌​ ​‍‌​‌‍​‍‌‌​ ​‍‌​‌‍‌‍ ​‌‍ ‌‍​ ‌‍​‌‌‍ ​‌‍‍​‌‍ ‌ ​ ‌ ‌​​‍‌‌​ ​ ‌​​‌​ ​ ​ ​ ​ ​ ​ ​ ​‍‌‍‌‍‍‌‌‍‌​​ ‌​ ​​‌‍‌‍‌‍‌‌​ ​​​ ‌‌​ ​‌‌‍‌‍‌‍‌‌​‍ ‌​ ‌​​ ​‌​ ‍​‌‍‌​​‍ ‌​ ‌​‌‍‌​​ ‌‍​ ‍‌​‍ ‌‌‍​‌​ ​ ​ ‌​‌‍​ ​‍ ‌‌‍‌‌‌‍‌‍​ ‌‍​ ‌​​ ‍​‌‍​ ‌‍‌​​ ‌​​ ​‍​ ​‌‌‍​ ​ ‌‌​‍‌‍‌ ‌​‌ ‍‌‌ ​​‌‍‌‌​ ‌‌‍‍​‌‍‌‌‌‍ ​‌ ​​‌‌‌​‌‍ ‌ ​​‌‍‍‌‌‍​ ​‍‌‍‌ ​​‌‍​‌‌ ‌​‌‍‍​​ ‌‌‍​ ‌‍ ‌‍ ‍‌ ‌​‌‍‌‌‌‍ ‍‌ ‌​​‍‌‌​ ‌‌‌​​‍‌‌ ‌‍‍ ‌‍‌‌‌ ‍‌​‍‌‌​ ​ ‌​‌​​‍‌‌​ ​ ‌​‌​​‍‌‌​ ​‍​ ​‍​ ​​​ ‍‌​ ​ ​ ​ ‌‍‌​​ ​​‌‍​‌‌‍‌‍​ ​ ​ ‌​‌‍‌‍​ ​​​‍‌‌​ ​‍​ ​‍​‍‌‌​ ‌‌‌​‌​​‍ ‍‌‍​ ‌‍‍​‌‍‍‌‌‍ ​‌‍‌​‌ ​‍‌‍‌‌‌‍ ‍​‍‌‌​ ‌‌‌​​‍‌‌ ‌‍‍ ‌‍‌‌‌ ‍‌​‍‌‌​ ​ ‌​‌​​‍‌‌​ ​ ‌​‌​​‍‌‌​ ​‍​ ​‍‌‍​ ​ ‌ ​ ‌ ‌‍‌​‌‍‌‌​ ​‍‌‍‌‌‌‍​‍​ ​‌‌‍‌‍​ ‌ ​ ‍​​‍‌‌​ ​‍​ ​‍​‍‌‌​ ‌‌‌​‌​​‍ ‍‌ ‌​‌‍‌‌‌ ‍​‌ ‌​​‍‌‍‌ ​​‌‍‌‌‌ ​‍‌ ​ ‌ ​​‌‍‌‌‌‍​ ‌ ‌​‌‍‍‌‌ ‌‍‌‍‌‌​ ‌‌ ​​‌ ‌‌‌‍​‍‌‍ ​‌‍‍‌‌ ​ ‌‍‍​‌‍‌‌‌‍‌​​‍​‍‌ ‌